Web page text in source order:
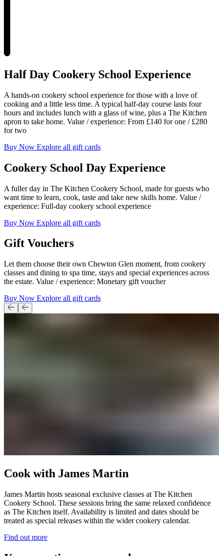
Half Day Cookery School Experience​​​​‌ ‍ ​‍​‍‌‍ ‌ ​‍‌‍‍‌‌‍‌ ‌‍‍‌‌‍ ‍​‍​‍​ ‍‍​‍​‍‌ ​ ‌‍​‌‌‍ ‍‌‍‍‌‌ ‌​‌ ‍‌​‍ ‍‌‍‍‌‌‍ ​‍​‍​‍ ​​‍​‍‌‍‍​‌ ​‍‌‍‌‌‌‍‌‍​‍​‍​ ‍‍​‍​‍‌‍‍​‌ ‌​‌ ‌​‌ ​​‌ ​ ​ ‍‍​‍ ​‍ ‌‍ ​​‍ ‌‌‍​‌‌‍ ‍‌‍‌​​‍ ‌‌ ​‍​‍ ‌‌‍‍​‌‍ ‌ ‌​‌‍‌‌‌‍ ​‌ ​ ​‍ ‌‌ ​ ‌ ‌​‌ ‌‌‌‍‌​‌‍‍‌‌‍ ​‍ ‍‌ ‌‍‌‍‌‌‌ ​‍‌‍​ ‌‍‌‌‌‍ ​​‍ ‍‌‍​‌‌ ​​‌ ​​​‍ ‌‍‍‌‌‍ ‍‌ ‌​‌‍‌‌‌‍ ‍‌ ‌​​‍ ‌‍‌‌‌‍‌​‌‍‍‌‌ ‌​​‍ ‌‍ ‌‌‍ ‌‍‌​‌‍‌‌​ ‌‌ ​​‌ ​‍‌‍‌‌‌ ​ ‌‍‌‌‌‍ ‍‌ ‌​‌‍​‌‌ ‌​‌‍‍‌‌‍ ‌‍ ‍​ ‍ ‌‍‍‌‌‍‌​​ ‌‌‍‍​‌‍ ‌ ‌​‌‍‌‌‌‍ ​‌​​ ‌‍ ​‌‍​‌‌ ​ ‌ ​ ‌​‍‌‌‍ ‍‌‍‌​‌‍‌‌‌ ‍​​‍ ‌​ ‍‌​ ​ ​ ‌‌​ ‌‌​ ​‍‌‍​‌​ ‌‍‌‍​ ​‍ ‌​ ​​​ ​‌‌‍‌​​ ‍‌​‍ ‌​ ‌​​ ‌‍​ ‌‌‌‍‌​​‍ ‌‌‍​‍​ ‌ ​ ​ ​ ‌‍​‍ ‌​ ‌‍​ ‍​​ ‌​‌‍​‍‌‍​ ​ ‌‌​ ​‍‌‍​‍​ ‌‍​ ​​​ ‌‌​ ‌‌​ ‍ ‌ ‌​‌ ‍‌‌ ​​‌‍‌‌​ ‌‌‍‍​‌‍ ‌ ‌​‌‍‌‌‌‍ ​‌​​ ‌‍ ​‌‍​‌‌ ​ ‌ ​ ‌​‍‌‌‍ ‍‌‍‌​‌‍‌‌‌ ‍​​ ‍ ‌ ​​‌‍​‌‌ ‌​‌‍‍​​ ‌‌ ​​‌‍​‌‌‍‌ ‌‍‌‌‌​​‍‌ ‌‌‌‍‍‌‌‍ ​‌‍‌​‌‍‌‌‌ ​‍​‍‌‌​ ‌‌‌​​‍‌‌ ‌‍‍ ‌‍‌‌‌ ‍‌​‍‌‌​ ​ ‌​‌​​‍‌‌​ ​ ‌​‌​​‍‌‌​ ​‍​ ​‍‌‍​‌​ ​‌​ ‌​​ ‍​‌‍​‍‌‍‌‌‌‍​‌​ ‌​‌‍​‌​ ‌‍​ ‌ ‌‍​ ​‍‌‌​ ​‍​ ​‍​‍‌‌​ ‌‌‌​‌​​‍ ‍‌‍‌‌‌‍ ‍‌ ‌​‌ ​‍‌‍‍‌‌‍‌‌‌ ​ ​‍‌‌​ ‌‌‌​​‍‌‌ ‌‍‍ ‌‍‌‌‌ ‍‌​‍‌‌​ ​ ‌​‌​​‍‌‌​ ​ ‌​‌​​‍‌‌​ ​‍​ ​‍‌‍‌​‌‍​ ​ ​‌‌‍​‍‌‍‌‌​ ‍‌​ ‌‍​ ​​​ ‍​​ ‌‍​ ‌‌‌‍‌‍​‍‌‌​ ​‍​ ​‍​‍‌‌​ ‌‌‌​‌​​‍ ‍‌‍‍​‌‍‌‌‌‍​‌‌‍‌​‌‍‍‌‌‍ ‍‌‍‌ ​ ‌‍​‍‌‍​‌‌ ​ ‌‍‌‌‌‌‌‌‌ ​‍‌‍ ​​ ‌‌‍‍​‌ ‌​‌ ‌​‌ ​​‌ ​ ​‍‌‌​ ​ ‌​​‌​‍‌‌​ ​‍‌​‌‍​‍‌‌​ ​‍‌​‌‍‌‍ ​​‍ ‌‌‍​‌‌‍ ‍‌‍‌​​‍ ‌‌ ​‍​‍ ‌‌‍‍​‌‍ ‌ ‌​‌‍‌‌‌‍ ​‌ ​ ​‍ ‌‌ ​ ‌ ‌​‌ ‌‌‌‍‌​‌‍‍‌‌‍ ​‍ ‍‌ ‌‍‌‍‌‌‌ ​‍‌‍​ ‌‍‌‌‌‍ ​​‍ ‍‌‍​‌‌ ​​‌ ​​​‍‌‍‌‍‍‌‌‍‌​​ ‌‌‍‍​‌‍ ‌ ‌​‌‍‌‌‌‍ ​‌​​ ‌‍ ​‌‍​‌‌ ​ ‌ ​ ‌​‍‌‌‍ ‍‌‍‌​‌‍‌‌‌ ‍​​‍ ‌​ ‍‌​ ​ ​ ‌‌​ ‌‌​ ​‍‌‍​‌​ ‌‍‌‍​ ​‍ ‌​ ​​​ ​‌‌‍‌​​ ‍‌​‍ ‌​ ‌​​ ‌‍​ ‌‌‌‍‌​​‍ ‌‌‍​‍​ ‌ ​ ​ ​ ‌‍​‍ ‌​ ‌‍​ ‍​​ ‌​‌‍​‍‌‍​ ​ ‌‌​ ​‍‌‍​‍​ ‌‍​ ​​​ ‌‌​ ‌‌​‍‌‍‌ ‌​‌ ‍‌‌ ​​‌‍‌‌​ ‌‌‍‍​‌‍ ‌ ‌​‌‍‌‌‌‍ ​‌​​ ‌‍ ​‌‍​‌‌ ​ ‌ ​ ‌​‍‌‌‍ ‍‌‍‌​‌‍‌‌‌ ‍​​‍‌‍‌ ​​‌‍​‌‌ ‌​‌‍‍​​ ‌‌ ​​‌‍​‌‌‍‌ ‌‍‌‌‌​​‍‌ ‌‌‌‍‍‌‌‍ ​‌‍‌​‌‍‌‌‌ ​‍​‍‌‌​ ‌‌‌​​‍‌‌ ‌‍‍ ‌‍‌‌‌ ‍‌​‍‌‌​ ​ ‌​‌​​‍‌‌​ ​ ‌​‌​​‍‌‌​ ​‍​ ​‍‌‍​‌​ ​‌​ ‌​​ ‍​‌‍​‍‌‍‌‌‌‍​‌​ ‌​‌‍​‌​ ‌‍​ ‌ ‌‍​ ​‍‌‌​ ​‍​ ​‍​‍‌‌​ ‌‌‌​‌​​‍ ‍‌‍‌‌‌‍ ‍‌ ‌​‌ ​‍‌‍‍‌‌‍‌‌‌ ​ ​‍‌‌​ ‌‌‌​​‍‌‌ ‌‍‍ ‌‍‌‌‌ ‍‌​‍‌‌​ ​ ‌​‌​​‍‌‌​ ​ ‌​‌​​‍‌‌​ ​‍​ ​‍‌‍‌​‌‍​ ​ ​‌‌‍​‍‌‍‌‌​ ‍‌​ ‌‍​ ​​​ ‍​​ ‌‍​ ‌‌‌‍‌‍​‍‌‌​ ​‍​ ​‍​‍‌‌​ ‌‌‌​‌​​‍ ‍‌‍‍​‌‍‌‌‌‍​‌‌‍‌​‌‍‍‌‌‍ ‍‌‍‌ ​‍‌‍‌ ​​‌‍‌‌‌ ​‍‌ ​ ‌ ​​‌‍‌‌‌‍​ ‌ ‌​‌‍‍‌‌ ‌‍‌‍‌‌​ ‌‌ ​​‌ ‌‌‌‍​‍‌‍ ​‌‍‍‌‌ ​ ‌‍‍​‌‍‌‌‌‍‌​​‍​‍‌ ‌
A hands-on cookery school experience for those with a love of
cooking and a little less time. A typical half-day course lasts four
hours and includes lunch with a glass of wine, plus a The Kitchen
apron to take home. Value / experience: From £140 for one / £280
for two​​​​‌ ‍ ​‍​‍‌‍ ‌ ​‍‌‍‍‌‌‍‌ ‌‍‍‌‌‍ ‍​‍​‍​ ‍‍​‍​‍‌ ​ ‌‍​‌‌‍ ‍‌‍‍‌‌ ‌​‌ ‍‌​‍ ‍‌‍‍‌‌‍ ​‍​‍​‍ ​​‍​‍‌‍‍​‌ ​‍‌‍‌‌‌‍‌‍​‍​‍​ ‍‍​‍​‍‌‍‍​‌ ‌​‌ ‌​‌ ​​‌ ​ ​ ‍‍​‍ ​‍ ‌‍ ​​‍ ‌‌‍​‌‌‍ ‍‌‍‌​​‍ ‌‌ ​‍​‍ ‌‌‍‍​‌‍ ‌ ‌​‌‍‌‌‌‍ ​‌ ​ ​‍ ‌‌ ​ ‌ ‌​‌ ‌‌‌‍‌​‌‍‍‌‌‍ ​‍ ‍‌ ‌‍‌‍‌‌‌ ​‍‌‍​ ‌‍‌‌‌‍ ​​‍ ‍‌‍​‌‌ ​​‌ ​​​‍ ‌‍‍‌‌‍ ‍‌ ‌​‌‍‌‌‌‍ ‍‌ ‌​​‍ ‌‍‌‌‌‍‌​‌‍‍‌‌ ‌​​‍ ‌‍ ‌‌‍ ‌‍‌​‌‍‌‌​ ‌‌ ​​‌ ​‍‌‍‌‌‌ ​ ‌‍‌‌‌‍ ‍‌ ‌​‌‍​‌‌ ‌​‌‍‍‌‌‍ ‌‍ ‍​ ‍ ‌‍‍‌‌‍‌​​ ‌‌‍‍​‌‍ ‌ ‌​‌‍‌‌‌‍ ​‌​​ ‌‍ ​‌‍​‌‌ ​ ‌ ​ ‌​‍‌‌‍ ‍‌‍‌​‌‍‌‌‌ ‍​​‍ ‌​ ‍‌​ ​ ​ ‌‌​ ‌‌​ ​‍‌‍​‌​ ‌‍‌‍​ ​‍ ‌​ ​​​ ​‌‌‍‌​​ ‍‌​‍ ‌​ ‌​​ ‌‍​ ‌‌‌‍‌​​‍ ‌‌‍​‍​ ‌ ​ ​ ​ ‌‍​‍ ‌​ ‌‍​ ‍​​ ‌​‌‍​‍‌‍​ ​ ‌‌​ ​‍‌‍​‍​ ‌‍​ ​​​ ‌‌​ ‌‌​ ‍ ‌ ‌​‌ ‍‌‌ ​​‌‍‌‌​ ‌‌‍‍​‌‍ ‌ ‌​‌‍‌‌‌‍ ​‌​​ ‌‍ ​‌‍​‌‌ ​ ‌ ​ ‌​‍‌‌‍ ‍‌‍‌​‌‍‌‌‌ ‍​​ ‍ ‌ ​​‌‍​‌‌ ‌​‌‍‍​​ ‌‌ ​​‌‍​‌‌‍‌ ‌‍‌‌‌​​‍‌ ‌‌‌‍‍‌‌‍ ​‌‍‌​‌‍‌‌‌ ​‍​‍‌‌​ ‌‌‌​​‍‌‌ ‌‍‍ ‌‍‌‌‌ ‍‌​‍‌‌​ ​ ‌​‌​​‍‌‌​ ​ ‌​‌​​‍‌‌​ ​‍​ ​‍‌‍​‌​ ​‌​ ‌​​ ‍​‌‍​‍‌‍‌‌‌‍​‌​ ‌​‌‍​‌​ ‌‍​ ‌ ‌‍​ ​‍‌‌​ ​‍​ ​‍​‍‌‌​ ‌‌‌​‌​​‍ ‍‌‍‌‌‌‍ ‍‌ ‌​‌ ​‍‌‍‍‌‌‍‌‌‌ ​ ​‍‌‌​ ‌‌‌​​‍‌‌ ‌‍‍ ‌‍‌‌‌ ‍‌​‍‌‌​ ​ ‌​‌​​‍‌‌​ ​ ‌​‌​​‍‌‌​ ​‍​ ​‍‌‍‌​‌‍​ ​ ​‌‌‍​‍‌‍‌‌​ ‍‌​ ‌‍​ ​​​ ‍​​ ‌‍​ ‌‌‌‍‌‍​‍‌‌​ ​‍​ ​‍​‍‌‌​ ‌‌‌​‌​​‍ ‍‌‍​‍‌‍ ‌‍‌​‌ ‍‌​ ‌‍​‍‌‍​‌‌ ​ ‌‍‌‌‌‌‌‌‌ ​‍‌‍ ​​ ‌‌‍‍​‌ ‌​‌ ‌​‌ ​​‌ ​ ​‍‌‌​ ​ ‌​​‌​‍‌‌​ ​‍‌​‌‍​‍‌‌​ ​‍‌​‌‍‌‍ ​​‍ ‌‌‍​‌‌‍ ‍‌‍‌​​‍ ‌‌ ​‍​‍ ‌‌‍‍​‌‍ ‌ ‌​‌‍‌‌‌‍ ​‌ ​ ​‍ ‌‌ ​ ‌ ‌​‌ ‌‌‌‍‌​‌‍‍‌‌‍ ​‍ ‍‌ ‌‍‌‍‌‌‌ ​‍‌‍​ ‌‍‌‌‌‍ ​​‍ ‍‌‍​‌‌ ​​‌ ​​​‍‌‍‌‍‍‌‌‍‌​​ ‌‌‍‍​‌‍ ‌ ‌​‌‍‌‌‌‍ ​‌​​ ‌‍ ​‌‍​‌‌ ​ ‌ ​ ‌​‍‌‌‍ ‍‌‍‌​‌‍‌‌‌ ‍​​‍ ‌​ ‍‌​ ​ ​ ‌‌​ ‌‌​ ​‍‌‍​‌​ ‌‍‌‍​ ​‍ ‌​ ​​​ ​‌‌‍‌​​ ‍‌​‍ ‌​ ‌​​ ‌‍​ ‌‌‌‍‌​​‍ ‌‌‍​‍​ ‌ ​ ​ ​ ‌‍​‍ ‌​ ‌‍​ ‍​​ ‌​‌‍​‍‌‍​ ​ ‌‌​ ​‍‌‍​‍​ ‌‍​ ​​​ ‌‌​ ‌‌​‍‌‍‌ ‌​‌ ‍‌‌ ​​‌‍‌‌​ ‌‌‍‍​‌‍ ‌ ‌​‌‍‌‌‌‍ ​‌​​ ‌‍ ​‌‍​‌‌ ​ ‌ ​ ‌​‍‌‌‍ ‍‌‍‌​‌‍‌‌‌ ‍​​‍‌‍‌ ​​‌‍​‌‌ ‌​‌‍‍​​ ‌‌ ​​‌‍​‌‌‍‌ ‌‍‌‌‌​​‍‌ ‌‌‌‍‍‌‌‍ ​‌‍‌​‌‍‌‌‌ ​‍​‍‌‌​ ‌‌‌​​‍‌‌ ‌‍‍ ‌‍‌‌‌ ‍‌​‍‌‌​ ​ ‌​‌​​‍‌‌​ ​ ‌​‌​​‍‌‌​ ​‍​ ​‍‌‍​‌​ ​‌​ ‌​​ ‍​‌‍​‍‌‍‌‌‌‍​‌​ ‌​‌‍​‌​ ‌‍​ ‌ ‌‍​ ​‍‌‌​ ​‍​ ​‍​‍‌‌​ ‌‌‌​‌​​‍ ‍‌‍‌‌‌‍ ‍‌ ‌​‌ ​‍‌‍‍‌‌‍‌‌‌ ​ ​‍‌‌​ ‌‌‌​​‍‌‌ ‌‍‍ ‌‍‌‌‌ ‍‌​‍‌‌​ ​ ‌​‌​​‍‌‌​ ​ ‌​‌​​‍‌‌​ ​‍​ ​‍‌‍‌​‌‍​ ​ ​‌‌‍​‍‌‍‌‌​ ‍‌​ ‌‍​ ​​​ ‍​​ ‌‍​ ‌‌‌‍‌‍​‍‌‌​ ​‍​ ​‍​‍‌‌​ ‌‌‌​‌​​‍ ‍‌‍​‍‌‍ ‌‍‌​‌ ‍‌​‍‌‍‌ ​​‌‍‌‌‌ ​‍‌ ​ ‌ ​​‌‍‌‌‌‍​ ‌ ‌​‌‍‍‌‌ ‌‍‌‍‌‌​ ‌‌ ​​‌ ‌‌‌‍​‍‌‍ ​‌‍‍‌‌ ​ ‌‍‍​‌‍‌‌‌‍‌​​‍​‍‌ ‌
Buy Now ​​​​‌ ‍ ​‍​‍‌‍ ‌ ​‍‌‍‍‌‌‍‌ ‌‍‍‌‌‍ ‍​‍​‍​ ‍‍​‍​‍‌ ​ ‌‍​‌‌‍ ‍‌‍‍‌‌ ‌​‌ ‍‌​‍ ‍‌‍‍‌‌‍ ​‍​‍​‍ ​​‍​‍‌‍‍​‌ ​‍‌‍‌‌‌‍‌‍​‍​‍​ ‍‍​‍​‍‌‍‍​‌ ‌​‌ ‌​‌ ​​‌ ​ ​ ‍‍​‍ ​‍ ‌‍ ​​‍ ‌‌‍​‌‌‍ ‍‌‍‌​​‍ ‌‌ ​‍​‍ ‌‌‍‍​‌‍ ‌ ‌​‌‍‌‌‌‍ ​‌ ​ ​‍ ‌‌ ​ ‌ ‌​‌ ‌‌‌‍‌​‌‍‍‌‌‍ ​‍ ‍‌ ‌‍‌‍‌‌‌ ​‍‌‍​ ‌‍‌‌‌‍ ​​‍ ‍‌‍​‌‌ ​​‌ ​​​‍ ‌‍‍‌‌‍ ‍‌ ‌​‌‍‌‌‌‍ ‍‌ ‌​​‍ ‌‍‌‌‌‍‌​‌‍‍‌‌ ‌​​‍ ‌‍ ‌‌‍ ‌‍‌​‌‍‌‌​ ‌‌ ​​‌ ​‍‌‍‌‌‌ ​ ‌‍‌‌‌‍ ‍‌ ‌​‌‍​‌‌ ‌​‌‍‍‌‌‍ ‌‍ ‍​ ‍ ‌‍‍‌‌‍‌​​ ‌‌‍‍​‌‍ ‌ ‌​‌‍‌‌‌‍ ​‌​​ ‌‍ ​‌‍​‌‌ ​ ‌ ​ ‌​‍‌‌‍ ‍‌‍‌​‌‍‌‌‌ ‍​​‍ ‌​ ‍‌​ ​ ​ ‌‌​ ‌‌​ ​‍‌‍​‌​ ‌‍‌‍​ ​‍ ‌​ ​​​ ​‌‌‍‌​​ ‍‌​‍ ‌​ ‌​​ ‌‍​ ‌‌‌‍‌​​‍ ‌‌‍​‍​ ‌ ​ ​ ​ ‌‍​‍ ‌​ ‌‍​ ‍​​ ‌​‌‍​‍‌‍​ ​ ‌‌​ ​‍‌‍​‍​ ‌‍​ ​​​ ‌‌​ ‌‌​ ‍ ‌ ‌​‌ ‍‌‌ ​​‌‍‌‌​ ‌‌‍‍​‌‍ ‌ ‌​‌‍‌‌‌‍ ​‌​​ ‌‍ ​‌‍​‌‌ ​ ‌ ​ ‌​‍‌‌‍ ‍‌‍‌​‌‍‌‌‌ ‍​​ ‍ ‌ ​​‌‍​‌‌ ‌​‌‍‍​​ ‌‌ ​​‌‍​‌‌‍‌ ‌‍‌‌‌​​‍‌ ‌‌‌‍‍‌‌‍ ​‌‍‌​‌‍‌‌‌ ​‍​‍‌‌​ ‌‌‌​​‍‌‌ ‌‍‍ ‌‍‌‌‌ ‍‌​‍‌‌​ ​ ‌​‌​​‍‌‌​ ​ ‌​‌​​‍‌‌​ ​‍​ ​‍‌‍​‌​ ​‌​ ‌​​ ‍​‌‍​‍‌‍‌‌‌‍​‌​ ‌​‌‍​‌​ ‌‍​ ‌ ‌‍​ ​‍‌‌​ ​‍​ ​‍​‍‌‌​ ‌‌‌​‌​​‍ ‍‌‍‌‌‌‍ ‍‌ ‌​‌ ​‍‌‍‍‌‌‍‌‌‌ ​ ​‍‌‌​ ‌‌‌​​‍‌‌ ‌‍‍ ‌‍‌‌‌ ‍‌​‍‌‌​ ​ ‌​‌​​‍‌‌​ ​ ‌​‌​​‍‌‌​ ​‍​ ​‍‌‍‌​‌‍​ ​ ​‌‌‍​‍‌‍‌‌​ ‍‌​ ‌‍​ ​​​ ‍​​ ‌‍​ ‌‌‌‍‌‍​‍‌‌​ ​‍​ ​‍​‍‌‌​ ‌‌‌​‌​​‍ ‍‌ ​​‌ ​‍‌‍‍‌‌‍ ‌‌‍​‌‌ ​‍‌ ‍‌‌​​ ‌ ‌​‌‍​‌​‍ ‍‌‍ ​‌‍​‌‌‍​‍‌‍‌‌‌‍ ​​ ‌‍​‍‌‍​‌‌ ​ ‌‍‌‌‌‌‌‌‌ ​‍‌‍ ​​ ‌‌‍‍​‌ ‌​‌ ‌​‌ ​​‌ ​ ​‍‌‌​ ​ ‌​​‌​‍‌‌​ ​‍‌​‌‍​‍‌‌​ ​‍‌​‌‍‌‍ ​​‍ ‌‌‍​‌‌‍ ‍‌‍‌​​‍ ‌‌ ​‍​‍ ‌‌‍‍​‌‍ ‌ ‌​‌‍‌‌‌‍ ​‌ ​ ​‍ ‌‌ ​ ‌ ‌​‌ ‌‌‌‍‌​‌‍‍‌‌‍ ​‍ ‍‌ ‌‍‌‍‌‌‌ ​‍‌‍​ ‌‍‌‌‌‍ ​​‍ ‍‌‍​‌‌ ​​‌ ​​​‍‌‍‌‍‍‌‌‍‌​​ ‌‌‍‍​‌‍ ‌ ‌​‌‍‌‌‌‍ ​‌​​ ‌‍ ​‌‍​‌‌ ​ ‌ ​ ‌​‍‌‌‍ ‍‌‍‌​‌‍‌‌‌ ‍​​‍ ‌​ ‍‌​ ​ ​ ‌‌​ ‌‌​ ​‍‌‍​‌​ ‌‍‌‍​ ​‍ ‌​ ​​​ ​‌‌‍‌​​ ‍‌​‍ ‌​ ‌​​ ‌‍​ ‌‌‌‍‌​​‍ ‌‌‍​‍​ ‌ ​ ​ ​ ‌‍​‍ ‌​ ‌‍​ ‍​​ ‌​‌‍​‍‌‍​ ​ ‌‌​ ​‍‌‍​‍​ ‌‍​ ​​​ ‌‌​ ‌‌​‍‌‍‌ ‌​‌ ‍‌‌ ​​‌‍‌‌​ ‌‌‍‍​‌‍ ‌ ‌​‌‍‌‌‌‍ ​‌​​ ‌‍ ​‌‍​‌‌ ​ ‌ ​ ‌​‍‌‌‍ ‍‌‍‌​‌‍‌‌‌ ‍​​‍‌‍‌ ​​‌‍​‌‌ ‌​‌‍‍​​ ‌‌ ​​‌‍​‌‌‍‌ ‌‍‌‌‌​​‍‌ ‌‌‌‍‍‌‌‍ ​‌‍‌​‌‍‌‌‌ ​‍​‍‌‌​ ‌‌‌​​‍‌‌ ‌‍‍ ‌‍‌‌‌ ‍‌​‍‌‌​ ​ ‌​‌​​‍‌‌​ ​ ‌​‌​​‍‌‌​ ​‍​ ​‍‌‍​‌​ ​‌​ ‌​​ ‍​‌‍​‍‌‍‌‌‌‍​‌​ ‌​‌‍​‌​ ‌‍​ ‌ ‌‍​ ​‍‌‌​ ​‍​ ​‍​‍‌‌​ ‌‌‌​‌​​‍ ‍‌‍‌‌‌‍ ‍‌ ‌​‌ ​‍‌‍‍‌‌‍‌‌‌ ​ ​‍‌‌​ ‌‌‌​​‍‌‌ ‌‍‍ ‌‍‌‌‌ ‍‌​‍‌‌​ ​ ‌​‌​​‍‌‌​ ​ ‌​‌​​‍‌‌​ ​‍​ ​‍‌‍‌​‌‍​ ​ ​‌‌‍​‍‌‍‌‌​ ‍‌​ ‌‍​ ​​​ ‍​​ ‌‍​ ‌‌‌‍‌‍​‍‌‌​ ​‍​ ​‍​‍‌‌​ ‌‌‌​‌​​‍ ‍‌ ​​‌ ​‍‌‍‍‌‌‍ ‌‌‍​‌‌ ​‍‌ ‍‌‌​​ ‌ ‌​‌‍​‌​‍ ‍‌‍ ​‌‍​‌‌‍​‍‌‍‌‌‌‍ ​​‍‌‍‌ ​​‌‍‌‌‌ ​‍‌ ​ ‌ ​​‌‍‌‌‌‍​ ‌ ‌​‌‍‍‌‌ ‌‍‌‍‌‌​ ‌‌ ​​‌ ‌‌‌‍​‍‌‍ ​‌‍‍‌‌ ​ ‌‍‍​‌‍‌‌‌‍‌​​‍​‍‌ ‌ Explore all gift cards​​​​‌ ‍ ​‍​‍‌‍ ‌ ​‍‌‍‍‌‌‍‌ ‌‍‍‌‌‍ ‍​‍​‍​ ‍‍​‍​‍‌ ​ ‌‍​‌‌‍ ‍‌‍‍‌‌ ‌​‌ ‍‌​‍ ‍‌‍‍‌‌‍ ​‍​‍​‍ ​​‍​‍‌‍‍​‌ ​‍‌‍‌‌‌‍‌‍​‍​‍​ ‍‍​‍​‍‌‍‍​‌ ‌​‌ ‌​‌ ​​‌ ​ ​ ‍‍​‍ ​‍ ‌‍ ​​‍ ‌‌‍​‌‌‍ ‍‌‍‌​​‍ ‌‌ ​‍​‍ ‌‌‍‍​‌‍ ‌ ‌​‌‍‌‌‌‍ ​‌ ​ ​‍ ‌‌ ​ ‌ ‌​‌ ‌‌‌‍‌​‌‍‍‌‌‍ ​‍ ‍‌ ‌‍‌‍‌‌‌ ​‍‌‍​ ‌‍‌‌‌‍ ​​‍ ‍‌‍​‌‌ ​​‌ ​​​‍ ‌‍‍‌‌‍ ‍‌ ‌​‌‍‌‌‌‍ ‍‌ ‌​​‍ ‌‍‌‌‌‍‌​‌‍‍‌‌ ‌​​‍ ‌‍ ‌‌‍ ‌‍‌​‌‍‌‌​ ‌‌ ​​‌ ​‍‌‍‌‌‌ ​ ‌‍‌‌‌‍ ‍‌ ‌​‌‍​‌‌ ‌​‌‍‍‌‌‍ ‌‍ ‍​ ‍ ‌‍‍‌‌‍‌​​ ‌‌‍‍​‌‍ ‌ ‌​‌‍‌‌‌‍ ​‌​​ ‌‍ ​‌‍​‌‌ ​ ‌ ​ ‌​‍‌‌‍ ‍‌‍‌​‌‍‌‌‌ ‍​​‍ ‌​ ‍‌​ ​ ​ ‌‌​ ‌‌​ ​‍‌‍​‌​ ‌‍‌‍​ ​‍ ‌​ ​​​ ​‌‌‍‌​​ ‍‌​‍ ‌​ ‌​​ ‌‍​ ‌‌‌‍‌​​‍ ‌‌‍​‍​ ‌ ​ ​ ​ ‌‍​‍ ‌​ ‌‍​ ‍​​ ‌​‌‍​‍‌‍​ ​ ‌‌​ ​‍‌‍​‍​ ‌‍​ ​​​ ‌‌​ ‌‌​ ‍ ‌ ‌​‌ ‍‌‌ ​​‌‍‌‌​ ‌‌‍‍​‌‍ ‌ ‌​‌‍‌‌‌‍ ​‌​​ ‌‍ ​‌‍​‌‌ ​ ‌ ​ ‌​‍‌‌‍ ‍‌‍‌​‌‍‌‌‌ ‍​​ ‍ ‌ ​​‌‍​‌‌ ‌​‌‍‍​​ ‌‌ ​​‌‍​‌‌‍‌ ‌‍‌‌‌​​‍‌ ‌‌‌‍‍‌‌‍ ​‌‍‌​‌‍‌‌‌ ​‍​‍‌‌​ ‌‌‌​​‍‌‌ ‌‍‍ ‌‍‌‌‌ ‍‌​‍‌‌​ ​ ‌​‌​​‍‌‌​ ​ ‌​‌​​‍‌‌​ ​‍​ ​‍‌‍​‌​ ​‌​ ‌​​ ‍​‌‍​‍‌‍‌‌‌‍​‌​ ‌​‌‍​‌​ ‌‍​ ‌ ‌‍​ ​‍‌‌​ ​‍​ ​‍​‍‌‌​ ‌‌‌​‌​​‍ ‍‌‍‌‌‌‍ ‍‌ ‌​‌ ​‍‌‍‍‌‌‍‌‌‌ ​ ​‍‌‌​ ‌‌‌​​‍‌‌ ‌‍‍ ‌‍‌‌‌ ‍‌​‍‌‌​ ​ ‌​‌​​‍‌‌​ ​ ‌​‌​​‍‌‌​ ​‍​ ​‍‌‍‌​‌‍​ ​ ​‌‌‍​‍‌‍‌‌​ ‍‌​ ‌‍​ ​​​ ‍​​ ‌‍​ ‌‌‌‍‌‍​‍‌‌​ ​‍​ ​‍​‍‌‌​ ‌‌‌​‌​​‍ ‍‌ ​ ‌‍‌‌‌‍​ ‌‍ ‌‍ ‍‌‍‌​‌‍​‌‌ ​‍‌ ‍‌‌​​ ‌ ‌​‌‍​‌​‍ ‍‌‍ ​‌‍​‌‌‍​‍‌‍‌‌‌‍ ​​ ‌‍​‍‌‍​‌‌ ​ ‌‍‌‌‌‌‌‌‌ ​‍‌‍ ​​ ‌‌‍‍​‌ ‌​‌ ‌​‌ ​​‌ ​ ​‍‌‌​ ​ ‌​​‌​‍‌‌​ ​‍‌​‌‍​‍‌‌​ ​‍‌​‌‍‌‍ ​​‍ ‌‌‍​‌‌‍ ‍‌‍‌​​‍ ‌‌ ​‍​‍ ‌‌‍‍​‌‍ ‌ ‌​‌‍‌‌‌‍ ​‌ ​ ​‍ ‌‌ ​ ‌ ‌​‌ ‌‌‌‍‌​‌‍‍‌‌‍ ​‍ ‍‌ ‌‍‌‍‌‌‌ ​‍‌‍​ ‌‍‌‌‌‍ ​​‍ ‍‌‍​‌‌ ​​‌ ​​​‍‌‍‌‍‍‌‌‍‌​​ ‌‌‍‍​‌‍ ‌ ‌​‌‍‌‌‌‍ ​‌​​ ‌‍ ​‌‍​‌‌ ​ ‌ ​ ‌​‍‌‌‍ ‍‌‍‌​‌‍‌‌‌ ‍​​‍ ‌​ ‍‌​ ​ ​ ‌‌​ ‌‌​ ​‍‌‍​‌​ ‌‍‌‍​ ​‍ ‌​ ​​​ ​‌‌‍‌​​ ‍‌​‍ ‌​ ‌​​ ‌‍​ ‌‌‌‍‌​​‍ ‌‌‍​‍​ ‌ ​ ​ ​ ‌‍​‍ ‌​ ‌‍​ ‍​​ ‌​‌‍​‍‌‍​ ​ ‌‌​ ​‍‌‍​‍​ ‌‍​ ​​​ ‌‌​ ‌‌​‍‌‍‌ ‌​‌ ‍‌‌ ​​‌‍‌‌​ ‌‌‍‍​‌‍ ‌ ‌​‌‍‌‌‌‍ ​‌​​ ‌‍ ​‌‍​‌‌ ​ ‌ ​ ‌​‍‌‌‍ ‍‌‍‌​‌‍‌‌‌ ‍​​‍‌‍‌ ​​‌‍​‌‌ ‌​‌‍‍​​ ‌‌ ​​‌‍​‌‌‍‌ ‌‍‌‌‌​​‍‌ ‌‌‌‍‍‌‌‍ ​‌‍‌​‌‍‌‌‌ ​‍​‍‌‌​ ‌‌‌​​‍‌‌ ‌‍‍ ‌‍‌‌‌ ‍‌​‍‌‌​ ​ ‌​‌​​‍‌‌​ ​ ‌​‌​​‍‌‌​ ​‍​ ​‍‌‍​‌​ ​‌​ ‌​​ ‍​‌‍​‍‌‍‌‌‌‍​‌​ ‌​‌‍​‌​ ‌‍​ ‌ ‌‍​ ​‍‌‌​ ​‍​ ​‍​‍‌‌​ ‌‌‌​‌​​‍ ‍‌‍‌‌‌‍ ‍‌ ‌​‌ ​‍‌‍‍‌‌‍‌‌‌ ​ ​‍‌‌​ ‌‌‌​​‍‌‌ ‌‍‍ ‌‍‌‌‌ ‍‌​‍‌‌​ ​ ‌​‌​​‍‌‌​ ​ ‌​‌​​‍‌‌​ ​‍​ ​‍‌‍‌​‌‍​ ​ ​‌‌‍​‍‌‍‌‌​ ‍‌​ ‌‍​ ​​​ ‍​​ ‌‍​ ‌‌‌‍‌‍​‍‌‌​ ​‍​ ​‍​‍‌‌​ ‌‌‌​‌​​‍ ‍‌ ​ ‌‍‌‌‌‍​ ‌‍ ‌‍ ‍‌‍‌​‌‍​‌‌ ​‍‌ ‍‌‌​​ ‌ ‌​‌‍​‌​‍ ‍‌‍ ​‌‍​‌‌‍​‍‌‍‌‌‌‍ ​​‍‌‍‌ ​​‌‍‌‌‌ ​‍‌ ​ ‌ ​​‌‍‌‌‌‍​ ‌ ‌​‌‍‍‌‌ ‌‍‌‍‌‌​ ‌‌ ​​‌ ‌‌‌‍​‍‌‍ ​‌‍‍‌‌ ​ ‌‍‍​‌‍‌‌‌‍‌​​‍​‍‌ ‌
Cookery School Day Experience​​​​‌ ‍ ​‍​‍‌‍ ‌ ​‍‌‍‍‌‌‍‌ ‌‍‍‌‌‍ ‍​‍​‍​ ‍‍​‍​‍‌ ​ ‌‍​‌‌‍ ‍‌‍‍‌‌ ‌​‌ ‍‌​‍ ‍‌‍‍‌‌‍ ​‍​‍​‍ ​​‍​‍‌‍‍​‌ ​‍‌‍‌‌‌‍‌‍​‍​‍​ ‍‍​‍​‍‌‍‍​‌ ‌​‌ ‌​‌ ​​‌ ​ ​ ‍‍​‍ ​‍ ‌‍ ​​‍ ‌‌‍​‌‌‍ ‍‌‍‌​​‍ ‌‌ ​‍​‍ ‌‌‍‍​‌‍ ‌ ‌​‌‍‌‌‌‍ ​‌ ​ ​‍ ‌‌ ​ ‌ ‌​‌ ‌‌‌‍‌​‌‍‍‌‌‍ ​‍ ‍‌ ‌‍‌‍‌‌‌ ​‍‌‍​ ‌‍‌‌‌‍ ​​‍ ‍‌‍​‌‌ ​​‌ ​​​‍ ‌‍‍‌‌‍ ‍‌ ‌​‌‍‌‌‌‍ ‍‌ ‌​​‍ ‌‍‌‌‌‍‌​‌‍‍‌‌ ‌​​‍ ‌‍ ‌‌‍ ‌‍‌​‌‍‌‌​ ‌‌ ​​‌ ​‍‌‍‌‌‌ ​ ‌‍‌‌‌‍ ‍‌ ‌​‌‍​‌‌ ‌​‌‍‍‌‌‍ ‌‍ ‍​ ‍ ‌‍‍‌‌‍‌​​ ‌‌‍‍​‌‍ ‌ ‌​‌‍‌‌‌‍ ​‌​​ ‌‍ ​‌‍​‌‌ ​ ‌ ​ ‌​‍‌‌‍ ‍‌‍‌​‌‍‌‌‌ ‍​​‍ ‌​ ‍‌​ ​ ​ ‌‌​ ‌‌​ ​‍‌‍​‌​ ‌‍‌‍​ ​‍ ‌​ ​​​ ​‌‌‍‌​​ ‍‌​‍ ‌​ ‌​​ ‌‍​ ‌‌‌‍‌​​‍ ‌‌‍​‍​ ‌ ​ ​ ​ ‌‍​‍ ‌​ ‌‍​ ‍​​ ‌​‌‍​‍‌‍​ ​ ‌‌​ ​‍‌‍​‍​ ‌‍​ ​​​ ‌‌​ ‌‌​ ‍ ‌ ‌​‌ ‍‌‌ ​​‌‍‌‌​ ‌‌‍‍​‌‍ ‌ ‌​‌‍‌‌‌‍ ​‌​​ ‌‍ ​‌‍​‌‌ ​ ‌ ​ ‌​‍‌‌‍ ‍‌‍‌​‌‍‌‌‌ ‍​​ ‍ ‌ ​​‌‍​‌‌ ‌​‌‍‍​​ ‌‌ ​​‌‍​‌‌‍‌ ‌‍‌‌‌​​‍‌ ‌‌‌‍‍‌‌‍ ​‌‍‌​‌‍‌‌‌ ​‍​‍‌‌​ ‌‌‌​​‍‌‌ ‌‍‍ ‌‍‌‌‌ ‍‌​‍‌‌​ ​ ‌​‌​​‍‌‌​ ​ ‌​‌​​‍‌‌​ ​‍​ ​‍‌‍​‌​ ​‌​ ‌​​ ‍​‌‍​‍‌‍‌‌‌‍​‌​ ‌​‌‍​‌​ ‌‍​ ‌ ‌‍​ ​‍‌‌​ ​‍​ ​‍​‍‌‌​ ‌‌‌​‌​​‍ ‍‌‍‌‌‌‍ ‍‌ ‌​‌ ​‍‌‍‍‌‌‍‌‌‌ ​ ​‍‌‌​ ‌‌‌​​‍‌‌ ‌‍‍ ‌‍‌‌‌ ‍‌​‍‌‌​ ​ ‌​‌​​‍‌‌​ ​ ‌​‌​​‍‌‌​ ​‍​ ​‍‌‍‌​​ ‌​‌‍‌​​ ‌ ‌‍‌​‌‍​‌‌‍​‍‌‍‌‍​ ​‌​ ​‍​ ​ ‌‍​‌​‍‌‌​ ​‍​ ​‍​‍‌‌​ ‌‌‌​‌​​‍ ‍‌‍‍​‌‍‌‌‌‍​‌‌‍‌​‌‍‍‌‌‍ ‍‌‍‌ ​ ‌‍​‍‌‍​‌‌ ​ ‌‍‌‌‌‌‌‌‌ ​‍‌‍ ​​ ‌‌‍‍​‌ ‌​‌ ‌​‌ ​​‌ ​ ​‍‌‌​ ​ ‌​​‌​‍‌‌​ ​‍‌​‌‍​‍‌‌​ ​‍‌​‌‍‌‍ ​​‍ ‌‌‍​‌‌‍ ‍‌‍‌​​‍ ‌‌ ​‍​‍ ‌‌‍‍​‌‍ ‌ ‌​‌‍‌‌‌‍ ​‌ ​ ​‍ ‌‌ ​ ‌ ‌​‌ ‌‌‌‍‌​‌‍‍‌‌‍ ​‍ ‍‌ ‌‍‌‍‌‌‌ ​‍‌‍​ ‌‍‌‌‌‍ ​​‍ ‍‌‍​‌‌ ​​‌ ​​​‍‌‍‌‍‍‌‌‍‌​​ ‌‌‍‍​‌‍ ‌ ‌​‌‍‌‌‌‍ ​‌​​ ‌‍ ​‌‍​‌‌ ​ ‌ ​ ‌​‍‌‌‍ ‍‌‍‌​‌‍‌‌‌ ‍​​‍ ‌​ ‍‌​ ​ ​ ‌‌​ ‌‌​ ​‍‌‍​‌​ ‌‍‌‍​ ​‍ ‌​ ​​​ ​‌‌‍‌​​ ‍‌​‍ ‌​ ‌​​ ‌‍​ ‌‌‌‍‌​​‍ ‌‌‍​‍​ ‌ ​ ​ ​ ‌‍​‍ ‌​ ‌‍​ ‍​​ ‌​‌‍​‍‌‍​ ​ ‌‌​ ​‍‌‍​‍​ ‌‍​ ​​​ ‌‌​ ‌‌​‍‌‍‌ ‌​‌ ‍‌‌ ​​‌‍‌‌​ ‌‌‍‍​‌‍ ‌ ‌​‌‍‌‌‌‍ ​‌​​ ‌‍ ​‌‍​‌‌ ​ ‌ ​ ‌​‍‌‌‍ ‍‌‍‌​‌‍‌‌‌ ‍​​‍‌‍‌ ​​‌‍​‌‌ ‌​‌‍‍​​ ‌‌ ​​‌‍​‌‌‍‌ ‌‍‌‌‌​​‍‌ ‌‌‌‍‍‌‌‍ ​‌‍‌​‌‍‌‌‌ ​‍​‍‌‌​ ‌‌‌​​‍‌‌ ‌‍‍ ‌‍‌‌‌ ‍‌​‍‌‌​ ​ ‌​‌​​‍‌‌​ ​ ‌​‌​​‍‌‌​ ​‍​ ​‍‌‍​‌​ ​‌​ ‌​​ ‍​‌‍​‍‌‍‌‌‌‍​‌​ ‌​‌‍​‌​ ‌‍​ ‌ ‌‍​ ​‍‌‌​ ​‍​ ​‍​‍‌‌​ ‌‌‌​‌​​‍ ‍‌‍‌‌‌‍ ‍‌ ‌​‌ ​‍‌‍‍‌‌‍‌‌‌ ​ ​‍‌‌​ ‌‌‌​​‍‌‌ ‌‍‍ ‌‍‌‌‌ ‍‌​‍‌‌​ ​ ‌​‌​​‍‌‌​ ​ ‌​‌​​‍‌‌​ ​‍​ ​‍‌‍‌​​ ‌​‌‍‌​​ ‌ ‌‍‌​‌‍​‌‌‍​‍‌‍‌‍​ ​‌​ ​‍​ ​ ‌‍​‌​‍‌‌​ ​‍​ ​‍​‍‌‌​ ‌‌‌​‌​​‍ ‍‌‍‍​‌‍‌‌‌‍​‌‌‍‌​‌‍‍‌‌‍ ‍‌‍‌ ​‍‌‍‌ ​​‌‍‌‌‌ ​‍‌ ​ ‌ ​​‌‍‌‌‌‍​ ‌ ‌​‌‍‍‌‌ ‌‍‌‍‌‌​ ‌‌ ​​‌ ‌‌‌‍​‍‌‍ ​‌‍‍‌‌ ​ ‌‍‍​‌‍‌‌‌‍‌​​‍​‍‌ ‌
A fuller day in The Kitchen Cookery School, made for guests who
want time to learn, cook, taste and take new skills home. Value /
experience: Full-day cookery school experience​​​​‌ ‍ ​‍​‍‌‍ ‌ ​‍‌‍‍‌‌‍‌ ‌‍‍‌‌‍ ‍​‍​‍​ ‍‍​‍​‍‌ ​ ‌‍​‌‌‍ ‍‌‍‍‌‌ ‌​‌ ‍‌​‍ ‍‌‍‍‌‌‍ ​‍​‍​‍ ​​‍​‍‌‍‍​‌ ​‍‌‍‌‌‌‍‌‍​‍​‍​ ‍‍​‍​‍‌‍‍​‌ ‌​‌ ‌​‌ ​​‌ ​ ​ ‍‍​‍ ​‍ ‌‍ ​​‍ ‌‌‍​‌‌‍ ‍‌‍‌​​‍ ‌‌ ​‍​‍ ‌‌‍‍​‌‍ ‌ ‌​‌‍‌‌‌‍ ​‌ ​ ​‍ ‌‌ ​ ‌ ‌​‌ ‌‌‌‍‌​‌‍‍‌‌‍ ​‍ ‍‌ ‌‍‌‍‌‌‌ ​‍‌‍​ ‌‍‌‌‌‍ ​​‍ ‍‌‍​‌‌ ​​‌ ​​​‍ ‌‍‍‌‌‍ ‍‌ ‌​‌‍‌‌‌‍ ‍‌ ‌​​‍ ‌‍‌‌‌‍‌​‌‍‍‌‌ ‌​​‍ ‌‍ ‌‌‍ ‌‍‌​‌‍‌‌​ ‌‌ ​​‌ ​‍‌‍‌‌‌ ​ ‌‍‌‌‌‍ ‍‌ ‌​‌‍​‌‌ ‌​‌‍‍‌‌‍ ‌‍ ‍​ ‍ ‌‍‍‌‌‍‌​​ ‌‌‍‍​‌‍ ‌ ‌​‌‍‌‌‌‍ ​‌​​ ‌‍ ​‌‍​‌‌ ​ ‌ ​ ‌​‍‌‌‍ ‍‌‍‌​‌‍‌‌‌ ‍​​‍ ‌​ ‍‌​ ​ ​ ‌‌​ ‌‌​ ​‍‌‍​‌​ ‌‍‌‍​ ​‍ ‌​ ​​​ ​‌‌‍‌​​ ‍‌​‍ ‌​ ‌​​ ‌‍​ ‌‌‌‍‌​​‍ ‌‌‍​‍​ ‌ ​ ​ ​ ‌‍​‍ ‌​ ‌‍​ ‍​​ ‌​‌‍​‍‌‍​ ​ ‌‌​ ​‍‌‍​‍​ ‌‍​ ​​​ ‌‌​ ‌‌​ ‍ ‌ ‌​‌ ‍‌‌ ​​‌‍‌‌​ ‌‌‍‍​‌‍ ‌ ‌​‌‍‌‌‌‍ ​‌​​ ‌‍ ​‌‍​‌‌ ​ ‌ ​ ‌​‍‌‌‍ ‍‌‍‌​‌‍‌‌‌ ‍​​ ‍ ‌ ​​‌‍​‌‌ ‌​‌‍‍​​ ‌‌ ​​‌‍​‌‌‍‌ ‌‍‌‌‌​​‍‌ ‌‌‌‍‍‌‌‍ ​‌‍‌​‌‍‌‌‌ ​‍​‍‌‌​ ‌‌‌​​‍‌‌ ‌‍‍ ‌‍‌‌‌ ‍‌​‍‌‌​ ​ ‌​‌​​‍‌‌​ ​ ‌​‌​​‍‌‌​ ​‍​ ​‍‌‍​‌​ ​‌​ ‌​​ ‍​‌‍​‍‌‍‌‌‌‍​‌​ ‌​‌‍​‌​ ‌‍​ ‌ ‌‍​ ​‍‌‌​ ​‍​ ​‍​‍‌‌​ ‌‌‌​‌​​‍ ‍‌‍‌‌‌‍ ‍‌ ‌​‌ ​‍‌‍‍‌‌‍‌‌‌ ​ ​‍‌‌​ ‌‌‌​​‍‌‌ ‌‍‍ ‌‍‌‌‌ ‍‌​‍‌‌​ ​ ‌​‌​​‍‌‌​ ​ ‌​‌​​‍‌‌​ ​‍​ ​‍‌‍‌​​ ‌​‌‍‌​​ ‌ ‌‍‌​‌‍​‌‌‍​‍‌‍‌‍​ ​‌​ ​‍​ ​ ‌‍​‌​‍‌‌​ ​‍​ ​‍​‍‌‌​ ‌‌‌​‌​​‍ ‍‌‍​‍‌‍ ‌‍‌​‌ ‍‌​ ‌‍​‍‌‍​‌‌ ​ ‌‍‌‌‌‌‌‌‌ ​‍‌‍ ​​ ‌‌‍‍​‌ ‌​‌ ‌​‌ ​​‌ ​ ​‍‌‌​ ​ ‌​​‌​‍‌‌​ ​‍‌​‌‍​‍‌‌​ ​‍‌​‌‍‌‍ ​​‍ ‌‌‍​‌‌‍ ‍‌‍‌​​‍ ‌‌ ​‍​‍ ‌‌‍‍​‌‍ ‌ ‌​‌‍‌‌‌‍ ​‌ ​ ​‍ ‌‌ ​ ‌ ‌​‌ ‌‌‌‍‌​‌‍‍‌‌‍ ​‍ ‍‌ ‌‍‌‍‌‌‌ ​‍‌‍​ ‌‍‌‌‌‍ ​​‍ ‍‌‍​‌‌ ​​‌ ​​​‍‌‍‌‍‍‌‌‍‌​​ ‌‌‍‍​‌‍ ‌ ‌​‌‍‌‌‌‍ ​‌​​ ‌‍ ​‌‍​‌‌ ​ ‌ ​ ‌​‍‌‌‍ ‍‌‍‌​‌‍‌‌‌ ‍​​‍ ‌​ ‍‌​ ​ ​ ‌‌​ ‌‌​ ​‍‌‍​‌​ ‌‍‌‍​ ​‍ ‌​ ​​​ ​‌‌‍‌​​ ‍‌​‍ ‌​ ‌​​ ‌‍​ ‌‌‌‍‌​​‍ ‌‌‍​‍​ ‌ ​ ​ ​ ‌‍​‍ ‌​ ‌‍​ ‍​​ ‌​‌‍​‍‌‍​ ​ ‌‌​ ​‍‌‍​‍​ ‌‍​ ​​​ ‌‌​ ‌‌​‍‌‍‌ ‌​‌ ‍‌‌ ​​‌‍‌‌​ ‌‌‍‍​‌‍ ‌ ‌​‌‍‌‌‌‍ ​‌​​ ‌‍ ​‌‍​‌‌ ​ ‌ ​ ‌​‍‌‌‍ ‍‌‍‌​‌‍‌‌‌ ‍​​‍‌‍‌ ​​‌‍​‌‌ ‌​‌‍‍​​ ‌‌ ​​‌‍​‌‌‍‌ ‌‍‌‌‌​​‍‌ ‌‌‌‍‍‌‌‍ ​‌‍‌​‌‍‌‌‌ ​‍​‍‌‌​ ‌‌‌​​‍‌‌ ‌‍‍ ‌‍‌‌‌ ‍‌​‍‌‌​ ​ ‌​‌​​‍‌‌​ ​ ‌​‌​​‍‌‌​ ​‍​ ​‍‌‍​‌​ ​‌​ ‌​​ ‍​‌‍​‍‌‍‌‌‌‍​‌​ ‌​‌‍​‌​ ‌‍​ ‌ ‌‍​ ​‍‌‌​ ​‍​ ​‍​‍‌‌​ ‌‌‌​‌​​‍ ‍‌‍‌‌‌‍ ‍‌ ‌​‌ ​‍‌‍‍‌‌‍‌‌‌ ​ ​‍‌‌​ ‌‌‌​​‍‌‌ ‌‍‍ ‌‍‌‌‌ ‍‌​‍‌‌​ ​ ‌​‌​​‍‌‌​ ​ ‌​‌​​‍‌‌​ ​‍​ ​‍‌‍‌​​ ‌​‌‍‌​​ ‌ ‌‍‌​‌‍​‌‌‍​‍‌‍‌‍​ ​‌​ ​‍​ ​ ‌‍​‌​‍‌‌​ ​‍​ ​‍​‍‌‌​ ‌‌‌​‌​​‍ ‍‌‍​‍‌‍ ‌‍‌​‌ ‍‌​‍‌‍‌ ​​‌‍‌‌‌ ​‍‌ ​ ‌ ​​‌‍‌‌‌‍​ ‌ ‌​‌‍‍‌‌ ‌‍‌‍‌‌​ ‌‌ ​​‌ ‌‌‌‍​‍‌‍ ​‌‍‍‌‌ ​ ‌‍‍​‌‍‌‌‌‍‌​​‍​‍‌ ‌
Buy Now ​​​​‌ ‍ ​‍​‍‌‍ ‌ ​‍‌‍‍‌‌‍‌ ‌‍‍‌‌‍ ‍​‍​‍​ ‍‍​‍​‍‌ ​ ‌‍​‌‌‍ ‍‌‍‍‌‌ ‌​‌ ‍‌​‍ ‍‌‍‍‌‌‍ ​‍​‍​‍ ​​‍​‍‌‍‍​‌ ​‍‌‍‌‌‌‍‌‍​‍​‍​ ‍‍​‍​‍‌‍‍​‌ ‌​‌ ‌​‌ ​​‌ ​ ​ ‍‍​‍ ​‍ ‌‍ ​​‍ ‌‌‍​‌‌‍ ‍‌‍‌​​‍ ‌‌ ​‍​‍ ‌‌‍‍​‌‍ ‌ ‌​‌‍‌‌‌‍ ​‌ ​ ​‍ ‌‌ ​ ‌ ‌​‌ ‌‌‌‍‌​‌‍‍‌‌‍ ​‍ ‍‌ ‌‍‌‍‌‌‌ ​‍‌‍​ ‌‍‌‌‌‍ ​​‍ ‍‌‍​‌‌ ​​‌ ​​​‍ ‌‍‍‌‌‍ ‍‌ ‌​‌‍‌‌‌‍ ‍‌ ‌​​‍ ‌‍‌‌‌‍‌​‌‍‍‌‌ ‌​​‍ ‌‍ ‌‌‍ ‌‍‌​‌‍‌‌​ ‌‌ ​​‌ ​‍‌‍‌‌‌ ​ ‌‍‌‌‌‍ ‍‌ ‌​‌‍​‌‌ ‌​‌‍‍‌‌‍ ‌‍ ‍​ ‍ ‌‍‍‌‌‍‌​​ ‌‌‍‍​‌‍ ‌ ‌​‌‍‌‌‌‍ ​‌​​ ‌‍ ​‌‍​‌‌ ​ ‌ ​ ‌​‍‌‌‍ ‍‌‍‌​‌‍‌‌‌ ‍​​‍ ‌​ ‍‌​ ​ ​ ‌‌​ ‌‌​ ​‍‌‍​‌​ ‌‍‌‍​ ​‍ ‌​ ​​​ ​‌‌‍‌​​ ‍‌​‍ ‌​ ‌​​ ‌‍​ ‌‌‌‍‌​​‍ ‌‌‍​‍​ ‌ ​ ​ ​ ‌‍​‍ ‌​ ‌‍​ ‍​​ ‌​‌‍​‍‌‍​ ​ ‌‌​ ​‍‌‍​‍​ ‌‍​ ​​​ ‌‌​ ‌‌​ ‍ ‌ ‌​‌ ‍‌‌ ​​‌‍‌‌​ ‌‌‍‍​‌‍ ‌ ‌​‌‍‌‌‌‍ ​‌​​ ‌‍ ​‌‍​‌‌ ​ ‌ ​ ‌​‍‌‌‍ ‍‌‍‌​‌‍‌‌‌ ‍​​ ‍ ‌ ​​‌‍​‌‌ ‌​‌‍‍​​ ‌‌ ​​‌‍​‌‌‍‌ ‌‍‌‌‌​​‍‌ ‌‌‌‍‍‌‌‍ ​‌‍‌​‌‍‌‌‌ ​‍​‍‌‌​ ‌‌‌​​‍‌‌ ‌‍‍ ‌‍‌‌‌ ‍‌​‍‌‌​ ​ ‌​‌​​‍‌‌​ ​ ‌​‌​​‍‌‌​ ​‍​ ​‍‌‍​‌​ ​‌​ ‌​​ ‍​‌‍​‍‌‍‌‌‌‍​‌​ ‌​‌‍​‌​ ‌‍​ ‌ ‌‍​ ​‍‌‌​ ​‍​ ​‍​‍‌‌​ ‌‌‌​‌​​‍ ‍‌‍‌‌‌‍ ‍‌ ‌​‌ ​‍‌‍‍‌‌‍‌‌‌ ​ ​‍‌‌​ ‌‌‌​​‍‌‌ ‌‍‍ ‌‍‌‌‌ ‍‌​‍‌‌​ ​ ‌​‌​​‍‌‌​ ​ ‌​‌​​‍‌‌​ ​‍​ ​‍‌‍‌​​ ‌​‌‍‌​​ ‌ ‌‍‌​‌‍​‌‌‍​‍‌‍‌‍​ ​‌​ ​‍​ ​ ‌‍​‌​‍‌‌​ ​‍​ ​‍​‍‌‌​ ‌‌‌​‌​​‍ ‍‌ ​​‌ ​‍‌‍‍‌‌‍ ‌‌‍​‌‌ ​‍‌ ‍‌‌​​ ‌ ‌​‌‍​‌​‍ ‍‌‍ ​‌‍​‌‌‍​‍‌‍‌‌‌‍ ​​ ‌‍​‍‌‍​‌‌ ​ ‌‍‌‌‌‌‌‌‌ ​‍‌‍ ​​ ‌‌‍‍​‌ ‌​‌ ‌​‌ ​​‌ ​ ​‍‌‌​ ​ ‌​​‌​‍‌‌​ ​‍‌​‌‍​‍‌‌​ ​‍‌​‌‍‌‍ ​​‍ ‌‌‍​‌‌‍ ‍‌‍‌​​‍ ‌‌ ​‍​‍ ‌‌‍‍​‌‍ ‌ ‌​‌‍‌‌‌‍ ​‌ ​ ​‍ ‌‌ ​ ‌ ‌​‌ ‌‌‌‍‌​‌‍‍‌‌‍ ​‍ ‍‌ ‌‍‌‍‌‌‌ ​‍‌‍​ ‌‍‌‌‌‍ ​​‍ ‍‌‍​‌‌ ​​‌ ​​​‍‌‍‌‍‍‌‌‍‌​​ ‌‌‍‍​‌‍ ‌ ‌​‌‍‌‌‌‍ ​‌​​ ‌‍ ​‌‍​‌‌ ​ ‌ ​ ‌​‍‌‌‍ ‍‌‍‌​‌‍‌‌‌ ‍​​‍ ‌​ ‍‌​ ​ ​ ‌‌​ ‌‌​ ​‍‌‍​‌​ ‌‍‌‍​ ​‍ ‌​ ​​​ ​‌‌‍‌​​ ‍‌​‍ ‌​ ‌​​ ‌‍​ ‌‌‌‍‌​​‍ ‌‌‍​‍​ ‌ ​ ​ ​ ‌‍​‍ ‌​ ‌‍​ ‍​​ ‌​‌‍​‍‌‍​ ​ ‌‌​ ​‍‌‍​‍​ ‌‍​ ​​​ ‌‌​ ‌‌​‍‌‍‌ ‌​‌ ‍‌‌ ​​‌‍‌‌​ ‌‌‍‍​‌‍ ‌ ‌​‌‍‌‌‌‍ ​‌​​ ‌‍ ​‌‍​‌‌ ​ ‌ ​ ‌​‍‌‌‍ ‍‌‍‌​‌‍‌‌‌ ‍​​‍‌‍‌ ​​‌‍​‌‌ ‌​‌‍‍​​ ‌‌ ​​‌‍​‌‌‍‌ ‌‍‌‌‌​​‍‌ ‌‌‌‍‍‌‌‍ ​‌‍‌​‌‍‌‌‌ ​‍​‍‌‌​ ‌‌‌​​‍‌‌ ‌‍‍ ‌‍‌‌‌ ‍‌​‍‌‌​ ​ ‌​‌​​‍‌‌​ ​ ‌​‌​​‍‌‌​ ​‍​ ​‍‌‍​‌​ ​‌​ ‌​​ ‍​‌‍​‍‌‍‌‌‌‍​‌​ ‌​‌‍​‌​ ‌‍​ ‌ ‌‍​ ​‍‌‌​ ​‍​ ​‍​‍‌‌​ ‌‌‌​‌​​‍ ‍‌‍‌‌‌‍ ‍‌ ‌​‌ ​‍‌‍‍‌‌‍‌‌‌ ​ ​‍‌‌​ ‌‌‌​​‍‌‌ ‌‍‍ ‌‍‌‌‌ ‍‌​‍‌‌​ ​ ‌​‌​​‍‌‌​ ​ ‌​‌​​‍‌‌​ ​‍​ ​‍‌‍‌​​ ‌​‌‍‌​​ ‌ ‌‍‌​‌‍​‌‌‍​‍‌‍‌‍​ ​‌​ ​‍​ ​ ‌‍​‌​‍‌‌​ ​‍​ ​‍​‍‌‌​ ‌‌‌​‌​​‍ ‍‌ ​​‌ ​‍‌‍‍‌‌‍ ‌‌‍​‌‌ ​‍‌ ‍‌‌​​ ‌ ‌​‌‍​‌​‍ ‍‌‍ ​‌‍​‌‌‍​‍‌‍‌‌‌‍ ​​‍‌‍‌ ​​‌‍‌‌‌ ​‍‌ ​ ‌ ​​‌‍‌‌‌‍​ ‌ ‌​‌‍‍‌‌ ‌‍‌‍‌‌​ ‌‌ ​​‌ ‌‌‌‍​‍‌‍ ​‌‍‍‌‌ ​ ‌‍‍​‌‍‌‌‌‍‌​​‍​‍‌ ‌ Explore all gift cards​​​​‌ ‍ ​‍​‍‌‍ ‌ ​‍‌‍‍‌‌‍‌ ‌‍‍‌‌‍ ‍​‍​‍​ ‍‍​‍​‍‌ ​ ‌‍​‌‌‍ ‍‌‍‍‌‌ ‌​‌ ‍‌​‍ ‍‌‍‍‌‌‍ ​‍​‍​‍ ​​‍​‍‌‍‍​‌ ​‍‌‍‌‌‌‍‌‍​‍​‍​ ‍‍​‍​‍‌‍‍​‌ ‌​‌ ‌​‌ ​​‌ ​ ​ ‍‍​‍ ​‍ ‌‍ ​​‍ ‌‌‍​‌‌‍ ‍‌‍‌​​‍ ‌‌ ​‍​‍ ‌‌‍‍​‌‍ ‌ ‌​‌‍‌‌‌‍ ​‌ ​ ​‍ ‌‌ ​ ‌ ‌​‌ ‌‌‌‍‌​‌‍‍‌‌‍ ​‍ ‍‌ ‌‍‌‍‌‌‌ ​‍‌‍​ ‌‍‌‌‌‍ ​​‍ ‍‌‍​‌‌ ​​‌ ​​​‍ ‌‍‍‌‌‍ ‍‌ ‌​‌‍‌‌‌‍ ‍‌ ‌​​‍ ‌‍‌‌‌‍‌​‌‍‍‌‌ ‌​​‍ ‌‍ ‌‌‍ ‌‍‌​‌‍‌‌​ ‌‌ ​​‌ ​‍‌‍‌‌‌ ​ ‌‍‌‌‌‍ ‍‌ ‌​‌‍​‌‌ ‌​‌‍‍‌‌‍ ‌‍ ‍​ ‍ ‌‍‍‌‌‍‌​​ ‌‌‍‍​‌‍ ‌ ‌​‌‍‌‌‌‍ ​‌​​ ‌‍ ​‌‍​‌‌ ​ ‌ ​ ‌​‍‌‌‍ ‍‌‍‌​‌‍‌‌‌ ‍​​‍ ‌​ ‍‌​ ​ ​ ‌‌​ ‌‌​ ​‍‌‍​‌​ ‌‍‌‍​ ​‍ ‌​ ​​​ ​‌‌‍‌​​ ‍‌​‍ ‌​ ‌​​ ‌‍​ ‌‌‌‍‌​​‍ ‌‌‍​‍​ ‌ ​ ​ ​ ‌‍​‍ ‌​ ‌‍​ ‍​​ ‌​‌‍​‍‌‍​ ​ ‌‌​ ​‍‌‍​‍​ ‌‍​ ​​​ ‌‌​ ‌‌​ ‍ ‌ ‌​‌ ‍‌‌ ​​‌‍‌‌​ ‌‌‍‍​‌‍ ‌ ‌​‌‍‌‌‌‍ ​‌​​ ‌‍ ​‌‍​‌‌ ​ ‌ ​ ‌​‍‌‌‍ ‍‌‍‌​‌‍‌‌‌ ‍​​ ‍ ‌ ​​‌‍​‌‌ ‌​‌‍‍​​ ‌‌ ​​‌‍​‌‌‍‌ ‌‍‌‌‌​​‍‌ ‌‌‌‍‍‌‌‍ ​‌‍‌​‌‍‌‌‌ ​‍​‍‌‌​ ‌‌‌​​‍‌‌ ‌‍‍ ‌‍‌‌‌ ‍‌​‍‌‌​ ​ ‌​‌​​‍‌‌​ ​ ‌​‌​​‍‌‌​ ​‍​ ​‍‌‍​‌​ ​‌​ ‌​​ ‍​‌‍​‍‌‍‌‌‌‍​‌​ ‌​‌‍​‌​ ‌‍​ ‌ ‌‍​ ​‍‌‌​ ​‍​ ​‍​‍‌‌​ ‌‌‌​‌​​‍ ‍‌‍‌‌‌‍ ‍‌ ‌​‌ ​‍‌‍‍‌‌‍‌‌‌ ​ ​‍‌‌​ ‌‌‌​​‍‌‌ ‌‍‍ ‌‍‌‌‌ ‍‌​‍‌‌​ ​ ‌​‌​​‍‌‌​ ​ ‌​‌​​‍‌‌​ ​‍​ ​‍‌‍‌​​ ‌​‌‍‌​​ ‌ ‌‍‌​‌‍​‌‌‍​‍‌‍‌‍​ ​‌​ ​‍​ ​ ‌‍​‌​‍‌‌​ ​‍​ ​‍​‍‌‌​ ‌‌‌​‌​​‍ ‍‌ ​ ‌‍‌‌‌‍​ ‌‍ ‌‍ ‍‌‍‌​‌‍​‌‌ ​‍‌ ‍‌‌​​ ‌ ‌​‌‍​‌​‍ ‍‌‍ ​‌‍​‌‌‍​‍‌‍‌‌‌‍ ​​ ‌‍​‍‌‍​‌‌ ​ ‌‍‌‌‌‌‌‌‌ ​‍‌‍ ​​ ‌‌‍‍​‌ ‌​‌ ‌​‌ ​​‌ ​ ​‍‌‌​ ​ ‌​​‌​‍‌‌​ ​‍‌​‌‍​‍‌‌​ ​‍‌​‌‍‌‍ ​​‍ ‌‌‍​‌‌‍ ‍‌‍‌​​‍ ‌‌ ​‍​‍ ‌‌‍‍​‌‍ ‌ ‌​‌‍‌‌‌‍ ​‌ ​ ​‍ ‌‌ ​ ‌ ‌​‌ ‌‌‌‍‌​‌‍‍‌‌‍ ​‍ ‍‌ ‌‍‌‍‌‌‌ ​‍‌‍​ ‌‍‌‌‌‍ ​​‍ ‍‌‍​‌‌ ​​‌ ​​​‍‌‍‌‍‍‌‌‍‌​​ ‌‌‍‍​‌‍ ‌ ‌​‌‍‌‌‌‍ ​‌​​ ‌‍ ​‌‍​‌‌ ​ ‌ ​ ‌​‍‌‌‍ ‍‌‍‌​‌‍‌‌‌ ‍​​‍ ‌​ ‍‌​ ​ ​ ‌‌​ ‌‌​ ​‍‌‍​‌​ ‌‍‌‍​ ​‍ ‌​ ​​​ ​‌‌‍‌​​ ‍‌​‍ ‌​ ‌​​ ‌‍​ ‌‌‌‍‌​​‍ ‌‌‍​‍​ ‌ ​ ​ ​ ‌‍​‍ ‌​ ‌‍​ ‍​​ ‌​‌‍​‍‌‍​ ​ ‌‌​ ​‍‌‍​‍​ ‌‍​ ​​​ ‌‌​ ‌‌​‍‌‍‌ ‌​‌ ‍‌‌ ​​‌‍‌‌​ ‌‌‍‍​‌‍ ‌ ‌​‌‍‌‌‌‍ ​‌​​ ‌‍ ​‌‍​‌‌ ​ ‌ ​ ‌​‍‌‌‍ ‍‌‍‌​‌‍‌‌‌ ‍​​‍‌‍‌ ​​‌‍​‌‌ ‌​‌‍‍​​ ‌‌ ​​‌‍​‌‌‍‌ ‌‍‌‌‌​​‍‌ ‌‌‌‍‍‌‌‍ ​‌‍‌​‌‍‌‌‌ ​‍​‍‌‌​ ‌‌‌​​‍‌‌ ‌‍‍ ‌‍‌‌‌ ‍‌​‍‌‌​ ​ ‌​‌​​‍‌‌​ ​ ‌​‌​​‍‌‌​ ​‍​ ​‍‌‍​‌​ ​‌​ ‌​​ ‍​‌‍​‍‌‍‌‌‌‍​‌​ ‌​‌‍​‌​ ‌‍​ ‌ ‌‍​ ​‍‌‌​ ​‍​ ​‍​‍‌‌​ ‌‌‌​‌​​‍ ‍‌‍‌‌‌‍ ‍‌ ‌​‌ ​‍‌‍‍‌‌‍‌‌‌ ​ ​‍‌‌​ ‌‌‌​​‍‌‌ ‌‍‍ ‌‍‌‌‌ ‍‌​‍‌‌​ ​ ‌​‌​​‍‌‌​ ​ ‌​‌​​‍‌‌​ ​‍​ ​‍‌‍‌​​ ‌​‌‍‌​​ ‌ ‌‍‌​‌‍​‌‌‍​‍‌‍‌‍​ ​‌​ ​‍​ ​ ‌‍​‌​‍‌‌​ ​‍​ ​‍​‍‌‌​ ‌‌‌​‌​​‍ ‍‌ ​ ‌‍‌‌‌‍​ ‌‍ ‌‍ ‍‌‍‌​‌‍​‌‌ ​‍‌ ‍‌‌​​ ‌ ‌​‌‍​‌​‍ ‍‌‍ ​‌‍​‌‌‍​‍‌‍‌‌‌‍ ​​‍‌‍‌ ​​‌‍‌‌‌ ​‍‌ ​ ‌ ​​‌‍‌‌‌‍​ ‌ ‌​‌‍‍‌‌ ‌‍‌‍‌‌​ ‌‌ ​​‌ ‌‌‌‍​‍‌‍ ​‌‍‍‌‌ ​ ‌‍‍​‌‍‌‌‌‍‌​​‍​‍‌ ‌
Gift Vouchers​​​​‌ ‍ ​‍​‍‌‍ ‌ ​‍‌‍‍‌‌‍‌ ‌‍‍‌‌‍ ‍​‍​‍​ ‍‍​‍​‍‌ ​ ‌‍​‌‌‍ ‍‌‍‍‌‌ ‌​‌ ‍‌​‍ ‍‌‍‍‌‌‍ ​‍​‍​‍ ​​‍​‍‌‍‍​‌ ​‍‌‍‌‌‌‍‌‍​‍​‍​ ‍‍​‍​‍‌‍‍​‌ ‌​‌ ‌​‌ ​​‌ ​ ​ ‍‍​‍ ​‍ ‌‍ ​​‍ ‌‌‍​‌‌‍ ‍‌‍‌​​‍ ‌‌ ​‍​‍ ‌‌‍‍​‌‍ ‌ ‌​‌‍‌‌‌‍ ​‌ ​ ​‍ ‌‌ ​ ‌ ‌​‌ ‌‌‌‍‌​‌‍‍‌‌‍ ​‍ ‍‌ ‌‍‌‍‌‌‌ ​‍‌‍​ ‌‍‌‌‌‍ ​​‍ ‍‌‍​‌‌ ​​‌ ​​​‍ ‌‍‍‌‌‍ ‍‌ ‌​‌‍‌‌‌‍ ‍‌ ‌​​‍ ‌‍‌‌‌‍‌​‌‍‍‌‌ ‌​​‍ ‌‍ ‌‌‍ ‌‍‌​‌‍‌‌​ ‌‌ ​​‌ ​‍‌‍‌‌‌ ​ ‌‍‌‌‌‍ ‍‌ ‌​‌‍​‌‌ ‌​‌‍‍‌‌‍ ‌‍ ‍​ ‍ ‌‍‍‌‌‍‌​​ ‌‌‍‍​‌‍ ‌ ‌​‌‍‌‌‌‍ ​‌​​ ‌‍ ​‌‍​‌‌ ​ ‌ ​ ‌​‍‌‌‍ ‍‌‍‌​‌‍‌‌‌ ‍​​‍ ‌​ ‍‌​ ​ ​ ‌‌​ ‌‌​ ​‍‌‍​‌​ ‌‍‌‍​ ​‍ ‌​ ​​​ ​‌‌‍‌​​ ‍‌​‍ ‌​ ‌​​ ‌‍​ ‌‌‌‍‌​​‍ ‌‌‍​‍​ ‌ ​ ​ ​ ‌‍​‍ ‌​ ‌‍​ ‍​​ ‌​‌‍​‍‌‍​ ​ ‌‌​ ​‍‌‍​‍​ ‌‍​ ​​​ ‌‌​ ‌‌​ ‍ ‌ ‌​‌ ‍‌‌ ​​‌‍‌‌​ ‌‌‍‍​‌‍ ‌ ‌​‌‍‌‌‌‍ ​‌​​ ‌‍ ​‌‍​‌‌ ​ ‌ ​ ‌​‍‌‌‍ ‍‌‍‌​‌‍‌‌‌ ‍​​ ‍ ‌ ​​‌‍​‌‌ ‌​‌‍‍​​ ‌‌ ​​‌‍​‌‌‍‌ ‌‍‌‌‌​​‍‌ ‌‌‌‍‍‌‌‍ ​‌‍‌​‌‍‌‌‌ ​‍​‍‌‌​ ‌‌‌​​‍‌‌ ‌‍‍ ‌‍‌‌‌ ‍‌​‍‌‌​ ​ ‌​‌​​‍‌‌​ ​ ‌​‌​​‍‌‌​ ​‍​ ​‍‌‍​‌​ ​‌​ ‌​​ ‍​‌‍​‍‌‍‌‌‌‍​‌​ ‌​‌‍​‌​ ‌‍​ ‌ ‌‍​ ​‍‌‌​ ​‍​ ​‍​‍‌‌​ ‌‌‌​‌​​‍ ‍‌‍‌‌‌‍ ‍‌ ‌​‌ ​‍‌‍‍‌‌‍‌‌‌ ​ ​‍‌‌​ ‌‌‌​​‍‌‌ ‌‍‍ ‌‍‌‌‌ ‍‌​‍‌‌​ ​ ‌​‌​​‍‌‌​ ​ ‌​‌​​‍‌‌​ ​‍​ ​‍‌‍​‌​ ‌​‌‍‌‍​ ​​​ ‌‍​ ​​​ ​ ​ ‌​‌‍​ ​ ‍​‌‍‌​​ ​ ​‍‌‌​ ​‍​ ​‍​‍‌‌​ ‌‌‌​‌​​‍ ‍‌‍‍​‌‍‌‌‌‍​‌‌‍‌​‌‍‍‌‌‍ ‍‌‍‌ ​ ‌‍​‍‌‍​‌‌ ​ ‌‍‌‌‌‌‌‌‌ ​‍‌‍ ​​ ‌‌‍‍​‌ ‌​‌ ‌​‌ ​​‌ ​ ​‍‌‌​ ​ ‌​​‌​‍‌‌​ ​‍‌​‌‍​‍‌‌​ ​‍‌​‌‍‌‍ ​​‍ ‌‌‍​‌‌‍ ‍‌‍‌​​‍ ‌‌ ​‍​‍ ‌‌‍‍​‌‍ ‌ ‌​‌‍‌‌‌‍ ​‌ ​ ​‍ ‌‌ ​ ‌ ‌​‌ ‌‌‌‍‌​‌‍‍‌‌‍ ​‍ ‍‌ ‌‍‌‍‌‌‌ ​‍‌‍​ ‌‍‌‌‌‍ ​​‍ ‍‌‍​‌‌ ​​‌ ​​​‍‌‍‌‍‍‌‌‍‌​​ ‌‌‍‍​‌‍ ‌ ‌​‌‍‌‌‌‍ ​‌​​ ‌‍ ​‌‍​‌‌ ​ ‌ ​ ‌​‍‌‌‍ ‍‌‍‌​‌‍‌‌‌ ‍​​‍ ‌​ ‍‌​ ​ ​ ‌‌​ ‌‌​ ​‍‌‍​‌​ ‌‍‌‍​ ​‍ ‌​ ​​​ ​‌‌‍‌​​ ‍‌​‍ ‌​ ‌​​ ‌‍​ ‌‌‌‍‌​​‍ ‌‌‍​‍​ ‌ ​ ​ ​ ‌‍​‍ ‌​ ‌‍​ ‍​​ ‌​‌‍​‍‌‍​ ​ ‌‌​ ​‍‌‍​‍​ ‌‍​ ​​​ ‌‌​ ‌‌​‍‌‍‌ ‌​‌ ‍‌‌ ​​‌‍‌‌​ ‌‌‍‍​‌‍ ‌ ‌​‌‍‌‌‌‍ ​‌​​ ‌‍ ​‌‍​‌‌ ​ ‌ ​ ‌​‍‌‌‍ ‍‌‍‌​‌‍‌‌‌ ‍​​‍‌‍‌ ​​‌‍​‌‌ ‌​‌‍‍​​ ‌‌ ​​‌‍​‌‌‍‌ ‌‍‌‌‌​​‍‌ ‌‌‌‍‍‌‌‍ ​‌‍‌​‌‍‌‌‌ ​‍​‍‌‌​ ‌‌‌​​‍‌‌ ‌‍‍ ‌‍‌‌‌ ‍‌​‍‌‌​ ​ ‌​‌​​‍‌‌​ ​ ‌​‌​​‍‌‌​ ​‍​ ​‍‌‍​‌​ ​‌​ ‌​​ ‍​‌‍​‍‌‍‌‌‌‍​‌​ ‌​‌‍​‌​ ‌‍​ ‌ ‌‍​ ​‍‌‌​ ​‍​ ​‍​‍‌‌​ ‌‌‌​‌​​‍ ‍‌‍‌‌‌‍ ‍‌ ‌​‌ ​‍‌‍‍‌‌‍‌‌‌ ​ ​‍‌‌​ ‌‌‌​​‍‌‌ ‌‍‍ ‌‍‌‌‌ ‍‌​‍‌‌​ ​ ‌​‌​​‍‌‌​ ​ ‌​‌​​‍‌‌​ ​‍​ ​‍‌‍​‌​ ‌​‌‍‌‍​ ​​​ ‌‍​ ​​​ ​ ​ ‌​‌‍​ ​ ‍​‌‍‌​​ ​ ​‍‌‌​ ​‍​ ​‍​‍‌‌​ ‌‌‌​‌​​‍ ‍‌‍‍​‌‍‌‌‌‍​‌‌‍‌​‌‍‍‌‌‍ ‍‌‍‌ ​‍‌‍‌ ​​‌‍‌‌‌ ​‍‌ ​ ‌ ​​‌‍‌‌‌‍​ ‌ ‌​‌‍‍‌‌ ‌‍‌‍‌‌​ ‌‌ ​​‌ ‌‌‌‍​‍‌‍ ​‌‍‍‌‌ ​ ‌‍‍​‌‍‌‌‌‍‌​​‍​‍‌ ‌
Let them choose their own Chewton Glen moment, from cookery
classes and dining to spa time, stays and special experiences across
the estate. Value / experience: Monetary gift voucher​​​​‌ ‍ ​‍​‍‌‍ ‌ ​‍‌‍‍‌‌‍‌ ‌‍‍‌‌‍ ‍​‍​‍​ ‍‍​‍​‍‌ ​ ‌‍​‌‌‍ ‍‌‍‍‌‌ ‌​‌ ‍‌​‍ ‍‌‍‍‌‌‍ ​‍​‍​‍ ​​‍​‍‌‍‍​‌ ​‍‌‍‌‌‌‍‌‍​‍​‍​ ‍‍​‍​‍‌‍‍​‌ ‌​‌ ‌​‌ ​​‌ ​ ​ ‍‍​‍ ​‍ ‌‍ ​​‍ ‌‌‍​‌‌‍ ‍‌‍‌​​‍ ‌‌ ​‍​‍ ‌‌‍‍​‌‍ ‌ ‌​‌‍‌‌‌‍ ​‌ ​ ​‍ ‌‌ ​ ‌ ‌​‌ ‌‌‌‍‌​‌‍‍‌‌‍ ​‍ ‍‌ ‌‍‌‍‌‌‌ ​‍‌‍​ ‌‍‌‌‌‍ ​​‍ ‍‌‍​‌‌ ​​‌ ​​​‍ ‌‍‍‌‌‍ ‍‌ ‌​‌‍‌‌‌‍ ‍‌ ‌​​‍ ‌‍‌‌‌‍‌​‌‍‍‌‌ ‌​​‍ ‌‍ ‌‌‍ ‌‍‌​‌‍‌‌​ ‌‌ ​​‌ ​‍‌‍‌‌‌ ​ ‌‍‌‌‌‍ ‍‌ ‌​‌‍​‌‌ ‌​‌‍‍‌‌‍ ‌‍ ‍​ ‍ ‌‍‍‌‌‍‌​​ ‌‌‍‍​‌‍ ‌ ‌​‌‍‌‌‌‍ ​‌​​ ‌‍ ​‌‍​‌‌ ​ ‌ ​ ‌​‍‌‌‍ ‍‌‍‌​‌‍‌‌‌ ‍​​‍ ‌​ ‍‌​ ​ ​ ‌‌​ ‌‌​ ​‍‌‍​‌​ ‌‍‌‍​ ​‍ ‌​ ​​​ ​‌‌‍‌​​ ‍‌​‍ ‌​ ‌​​ ‌‍​ ‌‌‌‍‌​​‍ ‌‌‍​‍​ ‌ ​ ​ ​ ‌‍​‍ ‌​ ‌‍​ ‍​​ ‌​‌‍​‍‌‍​ ​ ‌‌​ ​‍‌‍​‍​ ‌‍​ ​​​ ‌‌​ ‌‌​ ‍ ‌ ‌​‌ ‍‌‌ ​​‌‍‌‌​ ‌‌‍‍​‌‍ ‌ ‌​‌‍‌‌‌‍ ​‌​​ ‌‍ ​‌‍​‌‌ ​ ‌ ​ ‌​‍‌‌‍ ‍‌‍‌​‌‍‌‌‌ ‍​​ ‍ ‌ ​​‌‍​‌‌ ‌​‌‍‍​​ ‌‌ ​​‌‍​‌‌‍‌ ‌‍‌‌‌​​‍‌ ‌‌‌‍‍‌‌‍ ​‌‍‌​‌‍‌‌‌ ​‍​‍‌‌​ ‌‌‌​​‍‌‌ ‌‍‍ ‌‍‌‌‌ ‍‌​‍‌‌​ ​ ‌​‌​​‍‌‌​ ​ ‌​‌​​‍‌‌​ ​‍​ ​‍‌‍​‌​ ​‌​ ‌​​ ‍​‌‍​‍‌‍‌‌‌‍​‌​ ‌​‌‍​‌​ ‌‍​ ‌ ‌‍​ ​‍‌‌​ ​‍​ ​‍​‍‌‌​ ‌‌‌​‌​​‍ ‍‌‍‌‌‌‍ ‍‌ ‌​‌ ​‍‌‍‍‌‌‍‌‌‌ ​ ​‍‌‌​ ‌‌‌​​‍‌‌ ‌‍‍ ‌‍‌‌‌ ‍‌​‍‌‌​ ​ ‌​‌​​‍‌‌​ ​ ‌​‌​​‍‌‌​ ​‍​ ​‍‌‍​‌​ ‌​‌‍‌‍​ ​​​ ‌‍​ ​​​ ​ ​ ‌​‌‍​ ​ ‍​‌‍‌​​ ​ ​‍‌‌​ ​‍​ ​‍​‍‌‌​ ‌‌‌​‌​​‍ ‍‌‍​‍‌‍ ‌‍‌​‌ ‍‌​ ‌‍​‍‌‍​‌‌ ​ ‌‍‌‌‌‌‌‌‌ ​‍‌‍ ​​ ‌‌‍‍​‌ ‌​‌ ‌​‌ ​​‌ ​ ​‍‌‌​ ​ ‌​​‌​‍‌‌​ ​‍‌​‌‍​‍‌‌​ ​‍‌​‌‍‌‍ ​​‍ ‌‌‍​‌‌‍ ‍‌‍‌​​‍ ‌‌ ​‍​‍ ‌‌‍‍​‌‍ ‌ ‌​‌‍‌‌‌‍ ​‌ ​ ​‍ ‌‌ ​ ‌ ‌​‌ ‌‌‌‍‌​‌‍‍‌‌‍ ​‍ ‍‌ ‌‍‌‍‌‌‌ ​‍‌‍​ ‌‍‌‌‌‍ ​​‍ ‍‌‍​‌‌ ​​‌ ​​​‍‌‍‌‍‍‌‌‍‌​​ ‌‌‍‍​‌‍ ‌ ‌​‌‍‌‌‌‍ ​‌​​ ‌‍ ​‌‍​‌‌ ​ ‌ ​ ‌​‍‌‌‍ ‍‌‍‌​‌‍‌‌‌ ‍​​‍ ‌​ ‍‌​ ​ ​ ‌‌​ ‌‌​ ​‍‌‍​‌​ ‌‍‌‍​ ​‍ ‌​ ​​​ ​‌‌‍‌​​ ‍‌​‍ ‌​ ‌​​ ‌‍​ ‌‌‌‍‌​​‍ ‌‌‍​‍​ ‌ ​ ​ ​ ‌‍​‍ ‌​ ‌‍​ ‍​​ ‌​‌‍​‍‌‍​ ​ ‌‌​ ​‍‌‍​‍​ ‌‍​ ​​​ ‌‌​ ‌‌​‍‌‍‌ ‌​‌ ‍‌‌ ​​‌‍‌‌​ ‌‌‍‍​‌‍ ‌ ‌​‌‍‌‌‌‍ ​‌​​ ‌‍ ​‌‍​‌‌ ​ ‌ ​ ‌​‍‌‌‍ ‍‌‍‌​‌‍‌‌‌ ‍​​‍‌‍‌ ​​‌‍​‌‌ ‌​‌‍‍​​ ‌‌ ​​‌‍​‌‌‍‌ ‌‍‌‌‌​​‍‌ ‌‌‌‍‍‌‌‍ ​‌‍‌​‌‍‌‌‌ ​‍​‍‌‌​ ‌‌‌​​‍‌‌ ‌‍‍ ‌‍‌‌‌ ‍‌​‍‌‌​ ​ ‌​‌​​‍‌‌​ ​ ‌​‌​​‍‌‌​ ​‍​ ​‍‌‍​‌​ ​‌​ ‌​​ ‍​‌‍​‍‌‍‌‌‌‍​‌​ ‌​‌‍​‌​ ‌‍​ ‌ ‌‍​ ​‍‌‌​ ​‍​ ​‍​‍‌‌​ ‌‌‌​‌​​‍ ‍‌‍‌‌‌‍ ‍‌ ‌​‌ ​‍‌‍‍‌‌‍‌‌‌ ​ ​‍‌‌​ ‌‌‌​​‍‌‌ ‌‍‍ ‌‍‌‌‌ ‍‌​‍‌‌​ ​ ‌​‌​​‍‌‌​ ​ ‌​‌​​‍‌‌​ ​‍​ ​‍‌‍​‌​ ‌​‌‍‌‍​ ​​​ ‌‍​ ​​​ ​ ​ ‌​‌‍​ ​ ‍​‌‍‌​​ ​ ​‍‌‌​ ​‍​ ​‍​‍‌‌​ ‌‌‌​‌​​‍ ‍‌‍​‍‌‍ ‌‍‌​‌ ‍‌​‍‌‍‌ ​​‌‍‌‌‌ ​‍‌ ​ ‌ ​​‌‍‌‌‌‍​ ‌ ‌​‌‍‍‌‌ ‌‍‌‍‌‌​ ‌‌ ​​‌ ‌‌‌‍​‍‌‍ ​‌‍‍‌‌ ​ ‌‍‍​‌‍‌‌‌‍‌​​‍​‍‌ ‌
Buy Now ​​​​‌ ‍ ​‍​‍‌‍ ‌ ​‍‌‍‍‌‌‍‌ ‌‍‍‌‌‍ ‍​‍​‍​ ‍‍​‍​‍‌ ​ ‌‍​‌‌‍ ‍‌‍‍‌‌ ‌​‌ ‍‌​‍ ‍‌‍‍‌‌‍ ​‍​‍​‍ ​​‍​‍‌‍‍​‌ ​‍‌‍‌‌‌‍‌‍​‍​‍​ ‍‍​‍​‍‌‍‍​‌ ‌​‌ ‌​‌ ​​‌ ​ ​ ‍‍​‍ ​‍ ‌‍ ​​‍ ‌‌‍​‌‌‍ ‍‌‍‌​​‍ ‌‌ ​‍​‍ ‌‌‍‍​‌‍ ‌ ‌​‌‍‌‌‌‍ ​‌ ​ ​‍ ‌‌ ​ ‌ ‌​‌ ‌‌‌‍‌​‌‍‍‌‌‍ ​‍ ‍‌ ‌‍‌‍‌‌‌ ​‍‌‍​ ‌‍‌‌‌‍ ​​‍ ‍‌‍​‌‌ ​​‌ ​​​‍ ‌‍‍‌‌‍ ‍‌ ‌​‌‍‌‌‌‍ ‍‌ ‌​​‍ ‌‍‌‌‌‍‌​‌‍‍‌‌ ‌​​‍ ‌‍ ‌‌‍ ‌‍‌​‌‍‌‌​ ‌‌ ​​‌ ​‍‌‍‌‌‌ ​ ‌‍‌‌‌‍ ‍‌ ‌​‌‍​‌‌ ‌​‌‍‍‌‌‍ ‌‍ ‍​ ‍ ‌‍‍‌‌‍‌​​ ‌‌‍‍​‌‍ ‌ ‌​‌‍‌‌‌‍ ​‌​​ ‌‍ ​‌‍​‌‌ ​ ‌ ​ ‌​‍‌‌‍ ‍‌‍‌​‌‍‌‌‌ ‍​​‍ ‌​ ‍‌​ ​ ​ ‌‌​ ‌‌​ ​‍‌‍​‌​ ‌‍‌‍​ ​‍ ‌​ ​​​ ​‌‌‍‌​​ ‍‌​‍ ‌​ ‌​​ ‌‍​ ‌‌‌‍‌​​‍ ‌‌‍​‍​ ‌ ​ ​ ​ ‌‍​‍ ‌​ ‌‍​ ‍​​ ‌​‌‍​‍‌‍​ ​ ‌‌​ ​‍‌‍​‍​ ‌‍​ ​​​ ‌‌​ ‌‌​ ‍ ‌ ‌​‌ ‍‌‌ ​​‌‍‌‌​ ‌‌‍‍​‌‍ ‌ ‌​‌‍‌‌‌‍ ​‌​​ ‌‍ ​‌‍​‌‌ ​ ‌ ​ ‌​‍‌‌‍ ‍‌‍‌​‌‍‌‌‌ ‍​​ ‍ ‌ ​​‌‍​‌‌ ‌​‌‍‍​​ ‌‌ ​​‌‍​‌‌‍‌ ‌‍‌‌‌​​‍‌ ‌‌‌‍‍‌‌‍ ​‌‍‌​‌‍‌‌‌ ​‍​‍‌‌​ ‌‌‌​​‍‌‌ ‌‍‍ ‌‍‌‌‌ ‍‌​‍‌‌​ ​ ‌​‌​​‍‌‌​ ​ ‌​‌​​‍‌‌​ ​‍​ ​‍‌‍​‌​ ​‌​ ‌​​ ‍​‌‍​‍‌‍‌‌‌‍​‌​ ‌​‌‍​‌​ ‌‍​ ‌ ‌‍​ ​‍‌‌​ ​‍​ ​‍​‍‌‌​ ‌‌‌​‌​​‍ ‍‌‍‌‌‌‍ ‍‌ ‌​‌ ​‍‌‍‍‌‌‍‌‌‌ ​ ​‍‌‌​ ‌‌‌​​‍‌‌ ‌‍‍ ‌‍‌‌‌ ‍‌​‍‌‌​ ​ ‌​‌​​‍‌‌​ ​ ‌​‌​​‍‌‌​ ​‍​ ​‍‌‍​‌​ ‌​‌‍‌‍​ ​​​ ‌‍​ ​​​ ​ ​ ‌​‌‍​ ​ ‍​‌‍‌​​ ​ ​‍‌‌​ ​‍​ ​‍​‍‌‌​ ‌‌‌​‌​​‍ ‍‌ ​​‌ ​‍‌‍‍‌‌‍ ‌‌‍​‌‌ ​‍‌ ‍‌‌​​ ‌ ‌​‌‍​‌​‍ ‍‌‍ ​‌‍​‌‌‍​‍‌‍‌‌‌‍ ​​ ‌‍​‍‌‍​‌‌ ​ ‌‍‌‌‌‌‌‌‌ ​‍‌‍ ​​ ‌‌‍‍​‌ ‌​‌ ‌​‌ ​​‌ ​ ​‍‌‌​ ​ ‌​​‌​‍‌‌​ ​‍‌​‌‍​‍‌‌​ ​‍‌​‌‍‌‍ ​​‍ ‌‌‍​‌‌‍ ‍‌‍‌​​‍ ‌‌ ​‍​‍ ‌‌‍‍​‌‍ ‌ ‌​‌‍‌‌‌‍ ​‌ ​ ​‍ ‌‌ ​ ‌ ‌​‌ ‌‌‌‍‌​‌‍‍‌‌‍ ​‍ ‍‌ ‌‍‌‍‌‌‌ ​‍‌‍​ ‌‍‌‌‌‍ ​​‍ ‍‌‍​‌‌ ​​‌ ​​​‍‌‍‌‍‍‌‌‍‌​​ ‌‌‍‍​‌‍ ‌ ‌​‌‍‌‌‌‍ ​‌​​ ‌‍ ​‌‍​‌‌ ​ ‌ ​ ‌​‍‌‌‍ ‍‌‍‌​‌‍‌‌‌ ‍​​‍ ‌​ ‍‌​ ​ ​ ‌‌​ ‌‌​ ​‍‌‍​‌​ ‌‍‌‍​ ​‍ ‌​ ​​​ ​‌‌‍‌​​ ‍‌​‍ ‌​ ‌​​ ‌‍​ ‌‌‌‍‌​​‍ ‌‌‍​‍​ ‌ ​ ​ ​ ‌‍​‍ ‌​ ‌‍​ ‍​​ ‌​‌‍​‍‌‍​ ​ ‌‌​ ​‍‌‍​‍​ ‌‍​ ​​​ ‌‌​ ‌‌​‍‌‍‌ ‌​‌ ‍‌‌ ​​‌‍‌‌​ ‌‌‍‍​‌‍ ‌ ‌​‌‍‌‌‌‍ ​‌​​ ‌‍ ​‌‍​‌‌ ​ ‌ ​ ‌​‍‌‌‍ ‍‌‍‌​‌‍‌‌‌ ‍​​‍‌‍‌ ​​‌‍​‌‌ ‌​‌‍‍​​ ‌‌ ​​‌‍​‌‌‍‌ ‌‍‌‌‌​​‍‌ ‌‌‌‍‍‌‌‍ ​‌‍‌​‌‍‌‌‌ ​‍​‍‌‌​ ‌‌‌​​‍‌‌ ‌‍‍ ‌‍‌‌‌ ‍‌​‍‌‌​ ​ ‌​‌​​‍‌‌​ ​ ‌​‌​​‍‌‌​ ​‍​ ​‍‌‍​‌​ ​‌​ ‌​​ ‍​‌‍​‍‌‍‌‌‌‍​‌​ ‌​‌‍​‌​ ‌‍​ ‌ ‌‍​ ​‍‌‌​ ​‍​ ​‍​‍‌‌​ ‌‌‌​‌​​‍ ‍‌‍‌‌‌‍ ‍‌ ‌​‌ ​‍‌‍‍‌‌‍‌‌‌ ​ ​‍‌‌​ ‌‌‌​​‍‌‌ ‌‍‍ ‌‍‌‌‌ ‍‌​‍‌‌​ ​ ‌​‌​​‍‌‌​ ​ ‌​‌​​‍‌‌​ ​‍​ ​‍‌‍​‌​ ‌​‌‍‌‍​ ​​​ ‌‍​ ​​​ ​ ​ ‌​‌‍​ ​ ‍​‌‍‌​​ ​ ​‍‌‌​ ​‍​ ​‍​‍‌‌​ ‌‌‌​‌​​‍ ‍‌ ​​‌ ​‍‌‍‍‌‌‍ ‌‌‍​‌‌ ​‍‌ ‍‌‌​​ ‌ ‌​‌‍​‌​‍ ‍‌‍ ​‌‍​‌‌‍​‍‌‍‌‌‌‍ ​​‍‌‍‌ ​​‌‍‌‌‌ ​‍‌ ​ ‌ ​​‌‍‌‌‌‍​ ‌ ‌​‌‍‍‌‌ ‌‍‌‍‌‌​ ‌‌ ​​‌ ‌‌‌‍​‍‌‍ ​‌‍‍‌‌ ​ ‌‍‍​‌‍‌‌‌‍‌​​‍​‍‌ ‌ Explore all gift cards​​​​‌ ‍ ​‍​‍‌‍ ‌ ​‍‌‍‍‌‌‍‌ ‌‍‍‌‌‍ ‍​‍​‍​ ‍‍​‍​‍‌ ​ ‌‍​‌‌‍ ‍‌‍‍‌‌ ‌​‌ ‍‌​‍ ‍‌‍‍‌‌‍ ​‍​‍​‍ ​​‍​‍‌‍‍​‌ ​‍‌‍‌‌‌‍‌‍​‍​‍​ ‍‍​‍​‍‌‍‍​‌ ‌​‌ ‌​‌ ​​‌ ​ ​ ‍‍​‍ ​‍ ‌‍ ​​‍ ‌‌‍​‌‌‍ ‍‌‍‌​​‍ ‌‌ ​‍​‍ ‌‌‍‍​‌‍ ‌ ‌​‌‍‌‌‌‍ ​‌ ​ ​‍ ‌‌ ​ ‌ ‌​‌ ‌‌‌‍‌​‌‍‍‌‌‍ ​‍ ‍‌ ‌‍‌‍‌‌‌ ​‍‌‍​ ‌‍‌‌‌‍ ​​‍ ‍‌‍​‌‌ ​​‌ ​​​‍ ‌‍‍‌‌‍ ‍‌ ‌​‌‍‌‌‌‍ ‍‌ ‌​​‍ ‌‍‌‌‌‍‌​‌‍‍‌‌ ‌​​‍ ‌‍ ‌‌‍ ‌‍‌​‌‍‌‌​ ‌‌ ​​‌ ​‍‌‍‌‌‌ ​ ‌‍‌‌‌‍ ‍‌ ‌​‌‍​‌‌ ‌​‌‍‍‌‌‍ ‌‍ ‍​ ‍ ‌‍‍‌‌‍‌​​ ‌‌‍‍​‌‍ ‌ ‌​‌‍‌‌‌‍ ​‌​​ ‌‍ ​‌‍​‌‌ ​ ‌ ​ ‌​‍‌‌‍ ‍‌‍‌​‌‍‌‌‌ ‍​​‍ ‌​ ‍‌​ ​ ​ ‌‌​ ‌‌​ ​‍‌‍​‌​ ‌‍‌‍​ ​‍ ‌​ ​​​ ​‌‌‍‌​​ ‍‌​‍ ‌​ ‌​​ ‌‍​ ‌‌‌‍‌​​‍ ‌‌‍​‍​ ‌ ​ ​ ​ ‌‍​‍ ‌​ ‌‍​ ‍​​ ‌​‌‍​‍‌‍​ ​ ‌‌​ ​‍‌‍​‍​ ‌‍​ ​​​ ‌‌​ ‌‌​ ‍ ‌ ‌​‌ ‍‌‌ ​​‌‍‌‌​ ‌‌‍‍​‌‍ ‌ ‌​‌‍‌‌‌‍ ​‌​​ ‌‍ ​‌‍​‌‌ ​ ‌ ​ ‌​‍‌‌‍ ‍‌‍‌​‌‍‌‌‌ ‍​​ ‍ ‌ ​​‌‍​‌‌ ‌​‌‍‍​​ ‌‌ ​​‌‍​‌‌‍‌ ‌‍‌‌‌​​‍‌ ‌‌‌‍‍‌‌‍ ​‌‍‌​‌‍‌‌‌ ​‍​‍‌‌​ ‌‌‌​​‍‌‌ ‌‍‍ ‌‍‌‌‌ ‍‌​‍‌‌​ ​ ‌​‌​​‍‌‌​ ​ ‌​‌​​‍‌‌​ ​‍​ ​‍‌‍​‌​ ​‌​ ‌​​ ‍​‌‍​‍‌‍‌‌‌‍​‌​ ‌​‌‍​‌​ ‌‍​ ‌ ‌‍​ ​‍‌‌​ ​‍​ ​‍​‍‌‌​ ‌‌‌​‌​​‍ ‍‌‍‌‌‌‍ ‍‌ ‌​‌ ​‍‌‍‍‌‌‍‌‌‌ ​ ​‍‌‌​ ‌‌‌​​‍‌‌ ‌‍‍ ‌‍‌‌‌ ‍‌​‍‌‌​ ​ ‌​‌​​‍‌‌​ ​ ‌​‌​​‍‌‌​ ​‍​ ​‍‌‍​‌​ ‌​‌‍‌‍​ ​​​ ‌‍​ ​​​ ​ ​ ‌​‌‍​ ​ ‍​‌‍‌​​ ​ ​‍‌‌​ ​‍​ ​‍​‍‌‌​ ‌‌‌​‌​​‍ ‍‌ ​ ‌‍‌‌‌‍​ ‌‍ ‌‍ ‍‌‍‌​‌‍​‌‌ ​‍‌ ‍‌‌​​ ‌ ‌​‌‍​‌​‍ ‍‌‍ ​‌‍​‌‌‍​‍‌‍‌‌‌‍ ​​ ‌‍​‍‌‍​‌‌ ​ ‌‍‌‌‌‌‌‌‌ ​‍‌‍ ​​ ‌‌‍‍​‌ ‌​‌ ‌​‌ ​​‌ ​ ​‍‌‌​ ​ ‌​​‌​‍‌‌​ ​‍‌​‌‍​‍‌‌​ ​‍‌​‌‍‌‍ ​​‍ ‌‌‍​‌‌‍ ‍‌‍‌​​‍ ‌‌ ​‍​‍ ‌‌‍‍​‌‍ ‌ ‌​‌‍‌‌‌‍ ​‌ ​ ​‍ ‌‌ ​ ‌ ‌​‌ ‌‌‌‍‌​‌‍‍‌‌‍ ​‍ ‍‌ ‌‍‌‍‌‌‌ ​‍‌‍​ ‌‍‌‌‌‍ ​​‍ ‍‌‍​‌‌ ​​‌ ​​​‍‌‍‌‍‍‌‌‍‌​​ ‌‌‍‍​‌‍ ‌ ‌​‌‍‌‌‌‍ ​‌​​ ‌‍ ​‌‍​‌‌ ​ ‌ ​ ‌​‍‌‌‍ ‍‌‍‌​‌‍‌‌‌ ‍​​‍ ‌​ ‍‌​ ​ ​ ‌‌​ ‌‌​ ​‍‌‍​‌​ ‌‍‌‍​ ​‍ ‌​ ​​​ ​‌‌‍‌​​ ‍‌​‍ ‌​ ‌​​ ‌‍​ ‌‌‌‍‌​​‍ ‌‌‍​‍​ ‌ ​ ​ ​ ‌‍​‍ ‌​ ‌‍​ ‍​​ ‌​‌‍​‍‌‍​ ​ ‌‌​ ​‍‌‍​‍​ ‌‍​ ​​​ ‌‌​ ‌‌​‍‌‍‌ ‌​‌ ‍‌‌ ​​‌‍‌‌​ ‌‌‍‍​‌‍ ‌ ‌​‌‍‌‌‌‍ ​‌​​ ‌‍ ​‌‍​‌‌ ​ ‌ ​ ‌​‍‌‌‍ ‍‌‍‌​‌‍‌‌‌ ‍​​‍‌‍‌ ​​‌‍​‌‌ ‌​‌‍‍​​ ‌‌ ​​‌‍​‌‌‍‌ ‌‍‌‌‌​​‍‌ ‌‌‌‍‍‌‌‍ ​‌‍‌​‌‍‌‌‌ ​‍​‍‌‌​ ‌‌‌​​‍‌‌ ‌‍‍ ‌‍‌‌‌ ‍‌​‍‌‌​ ​ ‌​‌​​‍‌‌​ ​ ‌​‌​​‍‌‌​ ​‍​ ​‍‌‍​‌​ ​‌​ ‌​​ ‍​‌‍​‍‌‍‌‌‌‍​‌​ ‌​‌‍​‌​ ‌‍​ ‌ ‌‍​ ​‍‌‌​ ​‍​ ​‍​‍‌‌​ ‌‌‌​‌​​‍ ‍‌‍‌‌‌‍ ‍‌ ‌​‌ ​‍‌‍‍‌‌‍‌‌‌ ​ ​‍‌‌​ ‌‌‌​​‍‌‌ ‌‍‍ ‌‍‌‌‌ ‍‌​‍‌‌​ ​ ‌​‌​​‍‌‌​ ​ ‌​‌​​‍‌‌​ ​‍​ ​‍‌‍​‌​ ‌​‌‍‌‍​ ​​​ ‌‍​ ​​​ ​ ​ ‌​‌‍​ ​ ‍​‌‍‌​​ ​ ​‍‌‌​ ​‍​ ​‍​‍‌‌​ ‌‌‌​‌​​‍ ‍‌ ​ ‌‍‌‌‌‍​ ‌‍ ‌‍ ‍‌‍‌​‌‍​‌‌ ​‍‌ ‍‌‌​​ ‌ ‌​‌‍​‌​‍ ‍‌‍ ​‌‍​‌‌‍​‍‌‍‌‌‌‍ ​​‍‌‍‌ ​​‌‍‌‌‌ ​‍‌ ​ ‌ ​​‌‍‌‌‌‍​ ‌ ‌​‌‍‍‌‌ ‌‍‌‍‌‌​ ‌‌ ​​‌ ‌‌‌‍​‍‌‍ ​‌‍‍‌‌ ​ ‌‍‍​‌‍‌‌‌‍‌​​‍​‍‌ ‌
Cook with James Martin​​​​‌ ‍ ​‍​‍‌‍ ‌ ​‍‌‍‍‌‌‍‌ ‌‍‍‌‌‍ ‍​‍​‍​ ‍‍​‍​‍‌ ​ ‌‍​‌‌‍ ‍‌‍‍‌‌ ‌​‌ ‍‌​‍ ‍‌‍‍‌‌‍ ​‍​‍​‍ ​​‍​‍‌‍‍​‌ ​‍‌‍‌‌‌‍‌‍​‍​‍​ ‍‍​‍​‍‌‍‍​‌ ‌​‌ ‌​‌ ​​‌ ​ ​ ‍‍​‍ ​‍ ‌‍ ​​‍ ‌‌‍​‌‌‍ ‍‌‍‌​​‍ ‌‌ ​‍​‍ ‌‌‍‍​‌‍ ‌ ‌​‌‍‌‌‌‍ ​‌ ​ ​‍ ‌‌ ​ ‌ ‌​‌ ‌‌‌‍‌​‌‍‍‌‌‍ ​‍ ‍‌ ‌‍‌‍‌‌‌ ​‍‌‍​ ‌‍‌‌‌‍ ​​‍ ‍‌‍​‌‌ ​​‌ ​​​‍ ‌‍‍‌‌‍ ‍‌ ‌​‌‍‌‌‌‍ ‍‌ ‌​​‍ ‌‍‌‌‌‍‌​‌‍‍‌‌ ‌​​‍ ‌‍ ‌‌‍ ‌‍‌​‌‍‌‌​ ‌‌ ​​‌ ​‍‌‍‌‌‌ ​ ‌‍‌‌‌‍ ‍‌ ‌​‌‍​‌‌ ‌​‌‍‍‌‌‍ ‌‍ ‍​ ‍ ‌‍‍‌‌‍‌​​ ‌‌‍‍​‌‍ ‌ ‌​‌‍‌‌‌‍ ​‌​​ ‌‍ ​‌‍​‌‌ ​ ‌ ​ ‌​‍‌‌‍ ‍‌‍‌​‌‍‌‌‌ ‍​​‍ ‌​ ‍‌​ ​ ​ ‌‌​ ‌‌​ ​‍‌‍​‌​ ‌‍‌‍​ ​‍ ‌​ ​​​ ​‌‌‍‌​​ ‍‌​‍ ‌​ ‌​​ ‌‍​ ‌‌‌‍‌​​‍ ‌‌‍​‍​ ‌ ​ ​ ​ ‌‍​‍ ‌​ ‌‍​ ‍​​ ‌​‌‍​‍‌‍​ ​ ‌‌​ ​‍‌‍​‍​ ‌‍​ ​​​ ‌‌​ ‌‌​ ‍ ‌ ‌​‌ ‍‌‌ ​​‌‍‌‌​ ‌‌‍‍​‌‍ ‌ ‌​‌‍‌‌‌‍ ​‌​​ ‌‍ ​‌‍​‌‌ ​ ‌ ​ ‌​‍‌‌‍ ‍‌‍‌​‌‍‌‌‌ ‍​​ ‍ ‌ ​​‌‍​‌‌ ‌​‌‍‍​​ ‌‌ ​​‌‍​‌‌‍‌ ‌‍‌‌‌​​‍‌ ‌‌‌‍‍‌‌‍ ​‌‍‌​‌‍‌‌‌ ​‍​‍‌‌​ ‌‌‌​​‍‌‌ ‌‍‍ ‌‍‌‌‌ ‍‌​‍‌‌​ ​ ‌​‌​​‍‌‌​ ​ ‌​‌​​‍‌‌​ ​‍​ ​‍​ ​​​ ​‌‌‍​‍​ ‍‌​ ‌‍‌‍​‌‌‍‌‍‌‍​‌​ ‌​‌‍‌‍‌‍​ ​ ‌​​‍‌‌​ ​‍​ ​‍​‍‌‌​ ‌‌‌​‌​​‍ ‍‌‍‍​‌‍‌‌‌‍​‌‌‍‌​‌‍‍‌‌‍ ‍‌‍‌ ​ ‌‍​‍‌‍​‌‌ ​ ‌‍‌‌‌‌‌‌‌ ​‍‌‍ ​​ ‌‌‍‍​‌ ‌​‌ ‌​‌ ​​‌ ​ ​‍‌‌​ ​ ‌​​‌​‍‌‌​ ​‍‌​‌‍​‍‌‌​ ​‍‌​‌‍‌‍ ​​‍ ‌‌‍​‌‌‍ ‍‌‍‌​​‍ ‌‌ ​‍​‍ ‌‌‍‍​‌‍ ‌ ‌​‌‍‌‌‌‍ ​‌ ​ ​‍ ‌‌ ​ ‌ ‌​‌ ‌‌‌‍‌​‌‍‍‌‌‍ ​‍ ‍‌ ‌‍‌‍‌‌‌ ​‍‌‍​ ‌‍‌‌‌‍ ​​‍ ‍‌‍​‌‌ ​​‌ ​​​‍‌‍‌‍‍‌‌‍‌​​ ‌‌‍‍​‌‍ ‌ ‌​‌‍‌‌‌‍ ​‌​​ ‌‍ ​‌‍​‌‌ ​ ‌ ​ ‌​‍‌‌‍ ‍‌‍‌​‌‍‌‌‌ ‍​​‍ ‌​ ‍‌​ ​ ​ ‌‌​ ‌‌​ ​‍‌‍​‌​ ‌‍‌‍​ ​‍ ‌​ ​​​ ​‌‌‍‌​​ ‍‌​‍ ‌​ ‌​​ ‌‍​ ‌‌‌‍‌​​‍ ‌‌‍​‍​ ‌ ​ ​ ​ ‌‍​‍ ‌​ ‌‍​ ‍​​ ‌​‌‍​‍‌‍​ ​ ‌‌​ ​‍‌‍​‍​ ‌‍​ ​​​ ‌‌​ ‌‌​‍‌‍‌ ‌​‌ ‍‌‌ ​​‌‍‌‌​ ‌‌‍‍​‌‍ ‌ ‌​‌‍‌‌‌‍ ​‌​​ ‌‍ ​‌‍​‌‌ ​ ‌ ​ ‌​‍‌‌‍ ‍‌‍‌​‌‍‌‌‌ ‍​​‍‌‍‌ ​​‌‍​‌‌ ‌​‌‍‍​​ ‌‌ ​​‌‍​‌‌‍‌ ‌‍‌‌‌​​‍‌ ‌‌‌‍‍‌‌‍ ​‌‍‌​‌‍‌‌‌ ​‍​‍‌‌​ ‌‌‌​​‍‌‌ ‌‍‍ ‌‍‌‌‌ ‍‌​‍‌‌​ ​ ‌​‌​​‍‌‌​ ​ ‌​‌​​‍‌‌​ ​‍​ ​‍​ ​​​ ​‌‌‍​‍​ ‍‌​ ‌‍‌‍​‌‌‍‌‍‌‍​‌​ ‌​‌‍‌‍‌‍​ ​ ‌​​‍‌‌​ ​‍​ ​‍​‍‌‌​ ‌‌‌​‌​​‍ ‍‌‍‍​‌‍‌‌‌‍​‌‌‍‌​‌‍‍‌‌‍ ‍‌‍‌ ​‍‌‍‌ ​​‌‍‌‌‌ ​‍‌ ​ ‌ ​​‌‍‌‌‌‍​ ‌ ‌​‌‍‍‌‌ ‌‍‌‍‌‌​ ‌‌ ​​‌ ‌‌‌‍​‍‌‍ ​‌‍‍‌‌ ​ ‌‍‍​‌‍‌‌‌‍‌​​‍​‍‌ ‌
James Martin hosts seasonal exclusive classes at The Kitchen
Cookery School. These sessions bring the same relaxed confidence
as The Kitchen itself. Availability is limited and dates should be
treated as special releases within the wider cookery calendar.​​​​‌ ‍ ​‍​‍‌‍ ‌ ​‍‌‍‍‌‌‍‌ ‌‍‍‌‌‍ ‍​‍​‍​ ‍‍​‍​‍‌ ​ ‌‍​‌‌‍ ‍‌‍‍‌‌ ‌​‌ ‍‌​‍ ‍‌‍‍‌‌‍ ​‍​‍​‍ ​​‍​‍‌‍‍​‌ ​‍‌‍‌‌‌‍‌‍​‍​‍​ ‍‍​‍​‍‌‍‍​‌ ‌​‌ ‌​‌ ​​‌ ​ ​ ‍‍​‍ ​‍ ‌‍ ​​‍ ‌‌‍​‌‌‍ ‍‌‍‌​​‍ ‌‌ ​‍​‍ ‌‌‍‍​‌‍ ‌ ‌​‌‍‌‌‌‍ ​‌ ​ ​‍ ‌‌ ​ ‌ ‌​‌ ‌‌‌‍‌​‌‍‍‌‌‍ ​‍ ‍‌ ‌‍‌‍‌‌‌ ​‍‌‍​ ‌‍‌‌‌‍ ​​‍ ‍‌‍​‌‌ ​​‌ ​​​‍ ‌‍‍‌‌‍ ‍‌ ‌​‌‍‌‌‌‍ ‍‌ ‌​​‍ ‌‍‌‌‌‍‌​‌‍‍‌‌ ‌​​‍ ‌‍ ‌‌‍ ‌‍‌​‌‍‌‌​ ‌‌ ​​‌ ​‍‌‍‌‌‌ ​ ‌‍‌‌‌‍ ‍‌ ‌​‌‍​‌‌ ‌​‌‍‍‌‌‍ ‌‍ ‍​ ‍ ‌‍‍‌‌‍‌​​ ‌‌‍‍​‌‍ ‌ ‌​‌‍‌‌‌‍ ​‌​​ ‌‍ ​‌‍​‌‌ ​ ‌ ​ ‌​‍‌‌‍ ‍‌‍‌​‌‍‌‌‌ ‍​​‍ ‌​ ‍‌​ ​ ​ ‌‌​ ‌‌​ ​‍‌‍​‌​ ‌‍‌‍​ ​‍ ‌​ ​​​ ​‌‌‍‌​​ ‍‌​‍ ‌​ ‌​​ ‌‍​ ‌‌‌‍‌​​‍ ‌‌‍​‍​ ‌ ​ ​ ​ ‌‍​‍ ‌​ ‌‍​ ‍​​ ‌​‌‍​‍‌‍​ ​ ‌‌​ ​‍‌‍​‍​ ‌‍​ ​​​ ‌‌​ ‌‌​ ‍ ‌ ‌​‌ ‍‌‌ ​​‌‍‌‌​ ‌‌‍‍​‌‍ ‌ ‌​‌‍‌‌‌‍ ​‌​​ ‌‍ ​‌‍​‌‌ ​ ‌ ​ ‌​‍‌‌‍ ‍‌‍‌​‌‍‌‌‌ ‍​​ ‍ ‌ ​​‌‍​‌‌ ‌​‌‍‍​​ ‌‌ ​​‌‍​‌‌‍‌ ‌‍‌‌‌​​‍‌ ‌‌‌‍‍‌‌‍ ​‌‍‌​‌‍‌‌‌ ​‍​‍‌‌​ ‌‌‌​​‍‌‌ ‌‍‍ ‌‍‌‌‌ ‍‌​‍‌‌​ ​ ‌​‌​​‍‌‌​ ​ ‌​‌​​‍‌‌​ ​‍​ ​‍​ ​​​ ​‌‌‍​‍​ ‍‌​ ‌‍‌‍​‌‌‍‌‍‌‍​‌​ ‌​‌‍‌‍‌‍​ ​ ‌​​‍‌‌​ ​‍​ ​‍​‍‌‌​ ‌‌‌​‌​​‍ ‍‌‍​‍‌‍ ‌‍‌​‌ ‍‌​ ‌‍​‍‌‍​‌‌ ​ ‌‍‌‌‌‌‌‌‌ ​‍‌‍ ​​ ‌‌‍‍​‌ ‌​‌ ‌​‌ ​​‌ ​ ​‍‌‌​ ​ ‌​​‌​‍‌‌​ ​‍‌​‌‍​‍‌‌​ ​‍‌​‌‍‌‍ ​​‍ ‌‌‍​‌‌‍ ‍‌‍‌​​‍ ‌‌ ​‍​‍ ‌‌‍‍​‌‍ ‌ ‌​‌‍‌‌‌‍ ​‌ ​ ​‍ ‌‌ ​ ‌ ‌​‌ ‌‌‌‍‌​‌‍‍‌‌‍ ​‍ ‍‌ ‌‍‌‍‌‌‌ ​‍‌‍​ ‌‍‌‌‌‍ ​​‍ ‍‌‍​‌‌ ​​‌ ​​​‍‌‍‌‍‍‌‌‍‌​​ ‌‌‍‍​‌‍ ‌ ‌​‌‍‌‌‌‍ ​‌​​ ‌‍ ​‌‍​‌‌ ​ ‌ ​ ‌​‍‌‌‍ ‍‌‍‌​‌‍‌‌‌ ‍​​‍ ‌​ ‍‌​ ​ ​ ‌‌​ ‌‌​ ​‍‌‍​‌​ ‌‍‌‍​ ​‍ ‌​ ​​​ ​‌‌‍‌​​ ‍‌​‍ ‌​ ‌​​ ‌‍​ ‌‌‌‍‌​​‍ ‌‌‍​‍​ ‌ ​ ​ ​ ‌‍​‍ ‌​ ‌‍​ ‍​​ ‌​‌‍​‍‌‍​ ​ ‌‌​ ​‍‌‍​‍​ ‌‍​ ​​​ ‌‌​ ‌‌​‍‌‍‌ ‌​‌ ‍‌‌ ​​‌‍‌‌​ ‌‌‍‍​‌‍ ‌ ‌​‌‍‌‌‌‍ ​‌​​ ‌‍ ​‌‍​‌‌ ​ ‌ ​ ‌​‍‌‌‍ ‍‌‍‌​‌‍‌‌‌ ‍​​‍‌‍‌ ​​‌‍​‌‌ ‌​‌‍‍​​ ‌‌ ​​‌‍​‌‌‍‌ ‌‍‌‌‌​​‍‌ ‌‌‌‍‍‌‌‍ ​‌‍‌​‌‍‌‌‌ ​‍​‍‌‌​ ‌‌‌​​‍‌‌ ‌‍‍ ‌‍‌‌‌ ‍‌​‍‌‌​ ​ ‌​‌​​‍‌‌​ ​ ‌​‌​​‍‌‌​ ​‍​ ​‍​ ​​​ ​‌‌‍​‍​ ‍‌​ ‌‍‌‍​‌‌‍‌‍‌‍​‌​ ‌​‌‍‌‍‌‍​ ​ ‌​​‍‌‌​ ​‍​ ​‍​‍‌‌​ ‌‌‌​‌​​‍ ‍‌‍​‍‌‍ ‌‍‌​‌ ‍‌​‍‌‍‌ ​​‌‍‌‌‌ ​‍‌ ​ ‌ ​​‌‍‌‌‌‍​ ‌ ‌​‌‍‍‌‌ ‌‍‌‍‌‌​ ‌‌ ​​‌ ‌‌‌‍​‍‌‍ ​‌‍‍‌‌ ​ ‌‍‍​‌‍‌‌‌‍‌​​‍​‍‌ ‌
Find out more​​​​‌ ‍ ​‍​‍‌‍ ‌ ​‍‌‍‍‌‌‍‌ ‌‍‍‌‌‍ ‍​‍​‍​ ‍‍​‍​‍‌ ​ ‌‍​‌‌‍ ‍‌‍‍‌‌ ‌​‌ ‍‌​‍ ‍‌‍‍‌‌‍ ​‍​‍​‍ ​​‍​‍‌‍‍​‌ ​‍‌‍‌‌‌‍‌‍​‍​‍​ ‍‍​‍​‍‌‍‍​‌ ‌​‌ ‌​‌ ​​‌ ​ ​ ‍‍​‍ ​‍ ‌‍ ​​‍ ‌‌‍​‌‌‍ ‍‌‍‌​​‍ ‌‌ ​‍​‍ ‌‌‍‍​‌‍ ‌ ‌​‌‍‌‌‌‍ ​‌ ​ ​‍ ‌‌ ​ ‌ ‌​‌ ‌‌‌‍‌​‌‍‍‌‌‍ ​‍ ‍‌ ‌‍‌‍‌‌‌ ​‍‌‍​ ‌‍‌‌‌‍ ​​‍ ‍‌‍​‌‌ ​​‌ ​​​‍ ‌‍‍‌‌‍ ‍‌ ‌​‌‍‌‌‌‍ ‍‌ ‌​​‍ ‌‍‌‌‌‍‌​‌‍‍‌‌ ‌​​‍ ‌‍ ‌‌‍ ‌‍‌​‌‍‌‌​ ‌‌ ​​‌ ​‍‌‍‌‌‌ ​ ‌‍‌‌‌‍ ‍‌ ‌​‌‍​‌‌ ‌​‌‍‍‌‌‍ ‌‍ ‍​ ‍ ‌‍‍‌‌‍‌​​ ‌‌‍‍​‌‍ ‌ ‌​‌‍‌‌‌‍ ​‌​​ ‌‍ ​‌‍​‌‌ ​ ‌ ​ ‌​‍‌‌‍ ‍‌‍‌​‌‍‌‌‌ ‍​​‍ ‌​ ‍‌​ ​ ​ ‌‌​ ‌‌​ ​‍‌‍​‌​ ‌‍‌‍​ ​‍ ‌​ ​​​ ​‌‌‍‌​​ ‍‌​‍ ‌​ ‌​​ ‌‍​ ‌‌‌‍‌​​‍ ‌‌‍​‍​ ‌ ​ ​ ​ ‌‍​‍ ‌​ ‌‍​ ‍​​ ‌​‌‍​‍‌‍​ ​ ‌‌​ ​‍‌‍​‍​ ‌‍​ ​​​ ‌‌​ ‌‌​ ‍ ‌ ‌​‌ ‍‌‌ ​​‌‍‌‌​ ‌‌‍‍​‌‍ ‌ ‌​‌‍‌‌‌‍ ​‌​​ ‌‍ ​‌‍​‌‌ ​ ‌ ​ ‌​‍‌‌‍ ‍‌‍‌​‌‍‌‌‌ ‍​​ ‍ ‌ ​​‌‍​‌‌ ‌​‌‍‍​​ ‌‌ ​​‌‍​‌‌‍‌ ‌‍‌‌‌​​‍‌ ‌‌‌‍‍‌‌‍ ​‌‍‌​‌‍‌‌‌ ​‍​‍‌‌​ ‌‌‌​​‍‌‌ ‌‍‍ ‌‍‌‌‌ ‍‌​‍‌‌​ ​ ‌​‌​​‍‌‌​ ​ ‌​‌​​‍‌‌​ ​‍​ ​‍​ ​​​ ​‌‌‍​‍​ ‍‌​ ‌‍‌‍​‌‌‍‌‍‌‍​‌​ ‌​‌‍‌‍‌‍​ ​ ‌​​‍‌‌​ ​‍​ ​‍​‍‌‌​ ‌‌‌​‌​​‍ ‍‌ ​ ‌‍‌‌‌‍​ ‌‍ ‌‍ ‍‌‍‌​‌‍​‌‌ ​‍‌ ‍‌‌​​ ‌ ‌​‌‍​‌​‍ ‍‌‍ ​‌‍​‌‌‍​‍‌‍‌‌‌‍ ​​ ‌‍​‍‌‍​‌‌ ​ ‌‍‌‌‌‌‌‌‌ ​‍‌‍ ​​ ‌‌‍‍​‌ ‌​‌ ‌​‌ ​​‌ ​ ​‍‌‌​ ​ ‌​​‌​‍‌‌​ ​‍‌​‌‍​‍‌‌​ ​‍‌​‌‍‌‍ ​​‍ ‌‌‍​‌‌‍ ‍‌‍‌​​‍ ‌‌ ​‍​‍ ‌‌‍‍​‌‍ ‌ ‌​‌‍‌‌‌‍ ​‌ ​ ​‍ ‌‌ ​ ‌ ‌​‌ ‌‌‌‍‌​‌‍‍‌‌‍ ​‍ ‍‌ ‌‍‌‍‌‌‌ ​‍‌‍​ ‌‍‌‌‌‍ ​​‍ ‍‌‍​‌‌ ​​‌ ​​​‍‌‍‌‍‍‌‌‍‌​​ ‌‌‍‍​‌‍ ‌ ‌​‌‍‌‌‌‍ ​‌​​ ‌‍ ​‌‍​‌‌ ​ ‌ ​ ‌​‍‌‌‍ ‍‌‍‌​‌‍‌‌‌ ‍​​‍ ‌​ ‍‌​ ​ ​ ‌‌​ ‌‌​ ​‍‌‍​‌​ ‌‍‌‍​ ​‍ ‌​ ​​​ ​‌‌‍‌​​ ‍‌​‍ ‌​ ‌​​ ‌‍​ ‌‌‌‍‌​​‍ ‌‌‍​‍​ ‌ ​ ​ ​ ‌‍​‍ ‌​ ‌‍​ ‍​​ ‌​‌‍​‍‌‍​ ​ ‌‌​ ​‍‌‍​‍​ ‌‍​ ​​​ ‌‌​ ‌‌​‍‌‍‌ ‌​‌ ‍‌‌ ​​‌‍‌‌​ ‌‌‍‍​‌‍ ‌ ‌​‌‍‌‌‌‍ ​‌​​ ‌‍ ​‌‍​‌‌ ​ ‌ ​ ‌​‍‌‌‍ ‍‌‍‌​‌‍‌‌‌ ‍​​‍‌‍‌ ​​‌‍​‌‌ ‌​‌‍‍​​ ‌‌ ​​‌‍​‌‌‍‌ ‌‍‌‌‌​​‍‌ ‌‌‌‍‍‌‌‍ ​‌‍‌​‌‍‌‌‌ ​‍​‍‌‌​ ‌‌‌​​‍‌‌ ‌‍‍ ‌‍‌‌‌ ‍‌​‍‌‌​ ​ ‌​‌​​‍‌‌​ ​ ‌​‌​​‍‌‌​ ​‍​ ​‍​ ​​​ ​‌‌‍​‍​ ‍‌​ ‌‍‌‍​‌‌‍‌‍‌‍​‌​ ‌​‌‍‌‍‌‍​ ​ ‌​​‍‌‌​ ​‍​ ​‍​‍‌‌​ ‌‌‌​‌​​‍ ‍‌ ​ ‌‍‌‌‌‍​ ‌‍ ‌‍ ‍‌‍‌​‌‍​‌‌ ​‍‌ ‍‌‌​​ ‌ ‌​‌‍​‌​‍ ‍‌‍ ​‌‍​‌‌‍​‍‌‍‌‌‌‍ ​​‍‌‍‌ ​​‌‍‌‌‌ ​‍‌ ​ ‌ ​​‌‍‌‌‌‍​ ‌ ‌​‌‍‍‌‌ ‌‍‌‍‌‌​ ‌‌ ​​‌ ‌‌‌‍​‍‌‍ ​‌‍‍‌‌ ​ ‌‍‍​‌‍‌‌‌‍‌​​‍​‍‌ ‌